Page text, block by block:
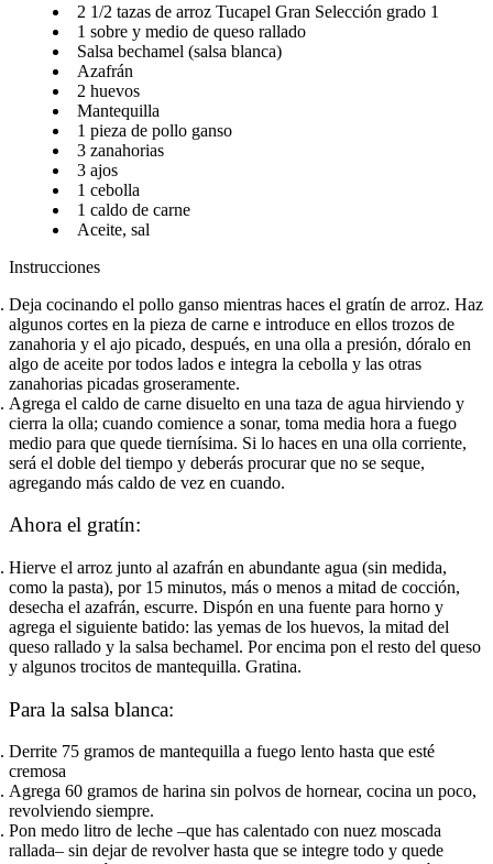
2 1/2 tazas de arroz Tucapel Gran Selección grado 1​​​​‌ ‍ ​‍​‍‌‍ ‌ ​‍‌‍‍‌‌‍‌ ‌‍‍‌‌‍ ‍​‍​‍​ ‍‍​‍​‍‌ ​ ‌‍​‌‌‍ ‍‌‍‍‌‌ ‌​‌ ‍‌​‍ ‍‌‍‍‌‌‍ ​‍​‍​‍ ​​‍​‍‌‍‍​‌ ​‍‌‍‌‌‌‍‌‍​‍​‍​ ‍‍​‍​‍‌‍‍​‌ ‌​‌ ‌​‌ ​​‌ ​ ​ ‍‍​‍ ​‍ ‌ ‌​‌ ‌‌‌‍​ ‌‍​‌‌ ​​‌‍‌‌‌‍ ​​‍ ‍‌ ​ ‌‍​‌‌‍ ‍‌‍‍‌‌ ‌​‌ ‍‌​‍ ‍‌ ​ ‌ ‌​‌ ‌‌‌‍‌​‌‍‍‌‌‍ ​‍ ‌‍‍‌‌‍ ‍‌ ‌​‌‍‌‌‌‍ ‍‌ ‌​​‍ ‌‍‌‌‌‍‌​‌‍‍‌‌ ‌​​‍ ‌‍ ‌‌‍ ‌‍‌​‌‍‌‌​ ‌‌ ​​‌ ​‍‌‍‌‌‌ ​ ‌‍‌‌‌‍ ‍‌ ‌​‌‍​‌‌ ‌​‌‍‍‌‌‍ ‌‍ ‍​ ‍ ‌‍‍‌‌‍‌​​ ‌‌ ​‍‌‍‌‌‌‍​ ‌‍‍‌‌ ​​‌‍‌‌​‍ ‌​ ‌ ​ ‌ ​ ‌‍​ ‍​​ ‍ ‌ ‌​‌ ‍‌‌ ​​‌‍‌‌​ ‌‌ ​‍‌‍‌‌‌‍​ ‌‍‍‌‌ ​​‌‍‌‌​ ‍ ‌ ​​‌‍​‌‌ ‌​‌‍‍​​ ‌‌‍‍‌‌‍ ‍‌‍‌ ‌ ​‍‌‍‌‌‌‍‌​‌‍‍‌‌‍‌‌‌‍ ‍‌ ‌​‌ ​ ​‍‌‌​ ‌‌‌​​‍‌‌ ‌‍‍ ‌‍‌‌‌ ‍‌​‍‌‌​ ​ ‌​‌​​‍‌‌​ ​ ‌​‌​​‍‌‌​ ​‍​ ​‍‌‍‌‍‌‍​ ​ ​‍​ ‌​​ ‌ ‌‍​‌‌‍​ ​ ​​​ ​ ​ ‌​‌‍​‌‌‍‌‌​‍‌‌​ ​‍​ ​‍​‍‌‌​ ‌‌‌​‌​​‍ ‍‌‍​ ‌‍‍​‌‍‍‌‌‍ ​‌‍‌​‌ ​‍‌‍‌‌‌‍ ‍​‍‌‌​ ‌‌‌​​‍‌‌ ‌‍‍ ‌‍‌‌‌ ‍‌​‍‌‌​ ​ ‌​‌​​‍‌‌​ ​ ‌​‌​​‍‌‌​ ​‍​ ​‍‌‍​‌‌‍​ ​ ‍​​ ​​​ ​ ‌‍‌‌​ ​​‌‍​ ‌‍‌‌‌‍‌‌​ ‌ ​ ​‍​‍‌‌​ ​‍​ ​‍​‍‌‌​ ‌‌‌​‌​​‍ ‍‌ ‌​‌‍‌‌‌ ‍​‌ ‌​​ ‌‍​‍‌‍​‌‌ ​ ‌‍‌‌‌‌‌‌‌ ​‍‌‍ ​​ ‌‌‍‍​‌ ‌​‌ ‌​‌ ​​‌ ​ ​‍‌‌​ ​ ‌​​‌​‍‌‌​ ​‍‌​‌‍​‍‌‌​ ​‍‌​‌‍‌ ‌​‌ ‌‌‌‍​ ‌‍​‌‌ ​​‌‍‌‌‌‍ ​​‍ ‍‌ ​ ‌‍​‌‌‍ ‍‌‍‍‌‌ ‌​‌ ‍‌​‍ ‍‌ ​ ‌ ‌​‌ ‌‌‌‍‌​‌‍‍‌‌‍ ​‍‌‍‌‍‍‌‌‍‌​​ ‌‌ ​‍‌‍‌‌‌‍​ ‌‍‍‌‌ ​​‌‍‌‌​‍ ‌​ ‌ ​ ‌ ​ ‌‍​ ‍​​‍‌‍‌ ‌​‌ ‍‌‌ ​​‌‍‌‌​ ‌‌ ​‍‌‍‌‌‌‍​ ‌‍‍‌‌ ​​‌‍‌‌​‍‌‍‌ ​​‌‍​‌‌ ‌​‌‍‍​​ ‌‌‍‍‌‌‍ ‍‌‍‌ ‌ ​‍‌‍‌‌‌‍‌​‌‍‍‌‌‍‌‌‌‍ ‍‌ ‌​‌ ​ ​‍‌‌​ ‌‌‌​​‍‌‌ ‌‍‍ ‌‍‌‌‌ ‍‌​‍‌‌​ ​ ‌​‌​​‍‌‌​ ​ ‌​‌​​‍‌‌​ ​‍​ ​‍‌‍‌‍‌‍​ ​ ​‍​ ‌​​ ‌ ‌‍​‌‌‍​ ​ ​​​ ​ ​ ‌​‌‍​‌‌‍‌‌​‍‌‌​ ​‍​ ​‍​‍‌‌​ ‌‌‌​‌​​‍ ‍‌‍​ ‌‍‍​‌‍‍‌‌‍ ​‌‍‌​‌ ​‍‌‍‌‌‌‍ ‍​‍‌‌​ ‌‌‌​​‍‌‌ ‌‍‍ ‌‍‌‌‌ ‍‌​‍‌‌​ ​ ‌​‌​​‍‌‌​ ​ ‌​‌​​‍‌‌​ ​‍​ ​‍‌‍​‌‌‍​ ​ ‍​​ ​​​ ​ ‌‍‌‌​ ​​‌‍​ ‌‍‌‌‌‍‌‌​ ‌ ​ ​‍​‍‌‌​ ​‍​ ​‍​‍‌‌​ ‌‌‌​‌​​‍ ‍‌ ‌​‌‍‌‌‌ ‍​‌ ‌​​‍‌‍‌ ​​‌‍‌‌‌ ​‍‌ ​ ‌ ​​‌‍‌‌‌‍​ ‌ ‌​‌‍‍‌‌ ‌‍‌‍‌‌​ ‌‌ ​​‌ ‌‌‌‍​‍‌‍ ​‌‍‍‌‌ ​ ‌‍‍​‌‍‌‌‌‍‌​​‍​‍‌ ‌
1 sobre y medio de queso rallado​​​​‌ ‍ ​‍​‍‌‍ ‌ ​‍‌‍‍‌‌‍‌ ‌‍‍‌‌‍ ‍​‍​‍​ ‍‍​‍​‍‌ ​ ‌‍​‌‌‍ ‍‌‍‍‌‌ ‌​‌ ‍‌​‍ ‍‌‍‍‌‌‍ ​‍​‍​‍ ​​‍​‍‌‍‍​‌ ​‍‌‍‌‌‌‍‌‍​‍​‍​ ‍‍​‍​‍‌‍‍​‌ ‌​‌ ‌​‌ ​​‌ ​ ​ ‍‍​‍ ​‍ ‌ ‌​‌ ‌‌‌‍​ ‌‍​‌‌ ​​‌‍‌‌‌‍ ​​‍ ‍‌ ​ ‌‍​‌‌‍ ‍‌‍‍‌‌ ‌​‌ ‍‌​‍ ‍‌ ​ ‌ ‌​‌ ‌‌‌‍‌​‌‍‍‌‌‍ ​‍ ‌‍‍‌‌‍ ‍‌ ‌​‌‍‌‌‌‍ ‍‌ ‌​​‍ ‌‍‌‌‌‍‌​‌‍‍‌‌ ‌​​‍ ‌‍ ‌‌‍ ‌‍‌​‌‍‌‌​ ‌‌ ​​‌ ​‍‌‍‌‌‌ ​ ‌‍‌‌‌‍ ‍‌ ‌​‌‍​‌‌ ‌​‌‍‍‌‌‍ ‌‍ ‍​ ‍ ‌‍‍‌‌‍‌​​ ‌‌ ​‍‌‍‌‌‌‍​ ‌‍‍‌‌ ​​‌‍‌‌​‍ ‌​ ‌ ​ ‌ ​ ‌‍​ ‍​​ ‍ ‌ ‌​‌ ‍‌‌ ​​‌‍‌‌​ ‌‌ ​‍‌‍‌‌‌‍​ ‌‍‍‌‌ ​​‌‍‌‌​ ‍ ‌ ​​‌‍​‌‌ ‌​‌‍‍​​ ‌‌‍‍‌‌‍ ‍‌‍‌ ‌ ​‍‌‍‌‌‌‍‌​‌‍‍‌‌‍‌‌‌‍ ‍‌ ‌​‌ ​ ​‍‌‌​ ‌‌‌​​‍‌‌ ‌‍‍ ‌‍‌‌‌ ‍‌​‍‌‌​ ​ ‌​‌​​‍‌‌​ ​ ‌​‌​​‍‌‌​ ​‍​ ​‍​ ​‍​ ‌‌‌‍​‌​ ​ ​ ​‍​ ​‌​ ‍​​ ​‍​ ‌​​ ‌​​ ‍‌​ ​ ​‍‌‌​ ​‍​ ​‍​‍‌‌​ ‌‌‌​‌​​‍ ‍‌‍​ ‌‍‍​‌‍‍‌‌‍ ​‌‍‌​‌ ​‍‌‍‌‌‌‍ ‍​‍‌‌​ ‌‌‌​​‍‌‌ ‌‍‍ ‌‍‌‌‌ ‍‌​‍‌‌​ ​ ‌​‌​​‍‌‌​ ​ ‌​‌​​‍‌‌​ ​‍​ ​‍​ ‍‌​ ​‌‌‍‌‍​ ​ ​ ‍‌​ ‌‌​ ​ ‌‍‌‌​ ​ ​ ‌ ​ ​​​ ‌‍​‍‌‌​ ​‍​ ​‍​‍‌‌​ ‌‌‌​‌​​‍ ‍‌ ‌​‌‍‌‌‌ ‍​‌ ‌​​ ‌‍​‍‌‍​‌‌ ​ ‌‍‌‌‌‌‌‌‌ ​‍‌‍ ​​ ‌‌‍‍​‌ ‌​‌ ‌​‌ ​​‌ ​ ​‍‌‌​ ​ ‌​​‌​‍‌‌​ ​‍‌​‌‍​‍‌‌​ ​‍‌​‌‍‌ ‌​‌ ‌‌‌‍​ ‌‍​‌‌ ​​‌‍‌‌‌‍ ​​‍ ‍‌ ​ ‌‍​‌‌‍ ‍‌‍‍‌‌ ‌​‌ ‍‌​‍ ‍‌ ​ ‌ ‌​‌ ‌‌‌‍‌​‌‍‍‌‌‍ ​‍‌‍‌‍‍‌‌‍‌​​ ‌‌ ​‍‌‍‌‌‌‍​ ‌‍‍‌‌ ​​‌‍‌‌​‍ ‌​ ‌ ​ ‌ ​ ‌‍​ ‍​​‍‌‍‌ ‌​‌ ‍‌‌ ​​‌‍‌‌​ ‌‌ ​‍‌‍‌‌‌‍​ ‌‍‍‌‌ ​​‌‍‌‌​‍‌‍‌ ​​‌‍​‌‌ ‌​‌‍‍​​ ‌‌‍‍‌‌‍ ‍‌‍‌ ‌ ​‍‌‍‌‌‌‍‌​‌‍‍‌‌‍‌‌‌‍ ‍‌ ‌​‌ ​ ​‍‌‌​ ‌‌‌​​‍‌‌ ‌‍‍ ‌‍‌‌‌ ‍‌​‍‌‌​ ​ ‌​‌​​‍‌‌​ ​ ‌​‌​​‍‌‌​ ​‍​ ​‍​ ​‍​ ‌‌‌‍​‌​ ​ ​ ​‍​ ​‌​ ‍​​ ​‍​ ‌​​ ‌​​ ‍‌​ ​ ​‍‌‌​ ​‍​ ​‍​‍‌‌​ ‌‌‌​‌​​‍ ‍‌‍​ ‌‍‍​‌‍‍‌‌‍ ​‌‍‌​‌ ​‍‌‍‌‌‌‍ ‍​‍‌‌​ ‌‌‌​​‍‌‌ ‌‍‍ ‌‍‌‌‌ ‍‌​‍‌‌​ ​ ‌​‌​​‍‌‌​ ​ ‌​‌​​‍‌‌​ ​‍​ ​‍​ ‍‌​ ​‌‌‍‌‍​ ​ ​ ‍‌​ ‌‌​ ​ ‌‍‌‌​ ​ ​ ‌ ​ ​​​ ‌‍​‍‌‌​ ​‍​ ​‍​‍‌‌​ ‌‌‌​‌​​‍ ‍‌ ‌​‌‍‌‌‌ ‍​‌ ‌​​‍‌‍‌ ​​‌‍‌‌‌ ​‍‌ ​ ‌ ​​‌‍‌‌‌‍​ ‌ ‌​‌‍‍‌‌ ‌‍‌‍‌‌​ ‌‌ ​​‌ ‌‌‌‍​‍‌‍ ​‌‍‍‌‌ ​ ‌‍‍​‌‍‌‌‌‍‌​​‍​‍‌ ‌
Salsa bechamel (salsa blanca)​​​​‌ ‍ ​‍​‍‌‍ ‌ ​‍‌‍‍‌‌‍‌ ‌‍‍‌‌‍ ‍​‍​‍​ ‍‍​‍​‍‌ ​ ‌‍​‌‌‍ ‍‌‍‍‌‌ ‌​‌ ‍‌​‍ ‍‌‍‍‌‌‍ ​‍​‍​‍ ​​‍​‍‌‍‍​‌ ​‍‌‍‌‌‌‍‌‍​‍​‍​ ‍‍​‍​‍‌‍‍​‌ ‌​‌ ‌​‌ ​​‌ ​ ​ ‍‍​‍ ​‍ ‌ ‌​‌ ‌‌‌‍​ ‌‍​‌‌ ​​‌‍‌‌‌‍ ​​‍ ‍‌ ​ ‌‍​‌‌‍ ‍‌‍‍‌‌ ‌​‌ ‍‌​‍ ‍‌ ​ ‌ ‌​‌ ‌‌‌‍‌​‌‍‍‌‌‍ ​‍ ‌‍‍‌‌‍ ‍‌ ‌​‌‍‌‌‌‍ ‍‌ ‌​​‍ ‌‍‌‌‌‍‌​‌‍‍‌‌ ‌​​‍ ‌‍ ‌‌‍ ‌‍‌​‌‍‌‌​ ‌‌ ​​‌ ​‍‌‍‌‌‌ ​ ‌‍‌‌‌‍ ‍‌ ‌​‌‍​‌‌ ‌​‌‍‍‌‌‍ ‌‍ ‍​ ‍ ‌‍‍‌‌‍‌​​ ‌‌ ​‍‌‍‌‌‌‍​ ‌‍‍‌‌ ​​‌‍‌‌​‍ ‌​ ‌ ​ ‌ ​ ‌‍​ ‍​​ ‍ ‌ ‌​‌ ‍‌‌ ​​‌‍‌‌​ ‌‌ ​‍‌‍‌‌‌‍​ ‌‍‍‌‌ ​​‌‍‌‌​ ‍ ‌ ​​‌‍​‌‌ ‌​‌‍‍​​ ‌‌‍‍‌‌‍ ‍‌‍‌ ‌ ​‍‌‍‌‌‌‍‌​‌‍‍‌‌‍‌‌‌‍ ‍‌ ‌​‌ ​ ​‍‌‌​ ‌‌‌​​‍‌‌ ‌‍‍ ‌‍‌‌‌ ‍‌​‍‌‌​ ​ ‌​‌​​‍‌‌​ ​ ‌​‌​​‍‌‌​ ​‍​ ​‍​ ‌​​ ​‍​ ​​​ ​ ​ ‍‌​ ‍​‌‍‌‌‌‍​‌​ ‍‌​ ​‍​ ‍​​ ‍​​‍‌‌​ ​‍​ ​‍​‍‌‌​ ‌‌‌​‌​​‍ ‍‌‍​ ‌‍‍​‌‍‍‌‌‍ ​‌‍‌​‌ ​‍‌‍‌‌‌‍ ‍​‍‌‌​ ‌‌‌​​‍‌‌ ‌‍‍ ‌‍‌‌‌ ‍‌​‍‌‌​ ​ ‌​‌​​‍‌‌​ ​ ‌​‌​​‍‌‌​ ​‍​ ​‍‌‍‌​‌‍‌‍​ ‍‌​ ‍‌‌‍‌​​ ‍‌​ ​‍‌‍‌‍​ ‍​‌‍‌​​ ‌‌​ ​‍​‍‌‌​ ​‍​ ​‍​‍‌‌​ ‌‌‌​‌​​‍ ‍‌ ‌​‌‍‌‌‌ ‍​‌ ‌​​ ‌‍​‍‌‍​‌‌ ​ ‌‍‌‌‌‌‌‌‌ ​‍‌‍ ​​ ‌‌‍‍​‌ ‌​‌ ‌​‌ ​​‌ ​ ​‍‌‌​ ​ ‌​​‌​‍‌‌​ ​‍‌​‌‍​‍‌‌​ ​‍‌​‌‍‌ ‌​‌ ‌‌‌‍​ ‌‍​‌‌ ​​‌‍‌‌‌‍ ​​‍ ‍‌ ​ ‌‍​‌‌‍ ‍‌‍‍‌‌ ‌​‌ ‍‌​‍ ‍‌ ​ ‌ ‌​‌ ‌‌‌‍‌​‌‍‍‌‌‍ ​‍‌‍‌‍‍‌‌‍‌​​ ‌‌ ​‍‌‍‌‌‌‍​ ‌‍‍‌‌ ​​‌‍‌‌​‍ ‌​ ‌ ​ ‌ ​ ‌‍​ ‍​​‍‌‍‌ ‌​‌ ‍‌‌ ​​‌‍‌‌​ ‌‌ ​‍‌‍‌‌‌‍​ ‌‍‍‌‌ ​​‌‍‌‌​‍‌‍‌ ​​‌‍​‌‌ ‌​‌‍‍​​ ‌‌‍‍‌‌‍ ‍‌‍‌ ‌ ​‍‌‍‌‌‌‍‌​‌‍‍‌‌‍‌‌‌‍ ‍‌ ‌​‌ ​ ​‍‌‌​ ‌‌‌​​‍‌‌ ‌‍‍ ‌‍‌‌‌ ‍‌​‍‌‌​ ​ ‌​‌​​‍‌‌​ ​ ‌​‌​​‍‌‌​ ​‍​ ​‍​ ‌​​ ​‍​ ​​​ ​ ​ ‍‌​ ‍​‌‍‌‌‌‍​‌​ ‍‌​ ​‍​ ‍​​ ‍​​‍‌‌​ ​‍​ ​‍​‍‌‌​ ‌‌‌​‌​​‍ ‍‌‍​ ‌‍‍​‌‍‍‌‌‍ ​‌‍‌​‌ ​‍‌‍‌‌‌‍ ‍​‍‌‌​ ‌‌‌​​‍‌‌ ‌‍‍ ‌‍‌‌‌ ‍‌​‍‌‌​ ​ ‌​‌​​‍‌‌​ ​ ‌​‌​​‍‌‌​ ​‍​ ​‍‌‍‌​‌‍‌‍​ ‍‌​ ‍‌‌‍‌​​ ‍‌​ ​‍‌‍‌‍​ ‍​‌‍‌​​ ‌‌​ ​‍​‍‌‌​ ​‍​ ​‍​‍‌‌​ ‌‌‌​‌​​‍ ‍‌ ‌​‌‍‌‌‌ ‍​‌ ‌​​‍‌‍‌ ​​‌‍‌‌‌ ​‍‌ ​ ‌ ​​‌‍‌‌‌‍​ ‌ ‌​‌‍‍‌‌ ‌‍‌‍‌‌​ ‌‌ ​​‌ ‌‌‌‍​‍‌‍ ​‌‍‍‌‌ ​ ‌‍‍​‌‍‌‌‌‍‌​​‍​‍‌ ‌
Azafrán​​​​‌ ‍ ​‍​‍‌‍ ‌ ​‍‌‍‍‌‌‍‌ ‌‍‍‌‌‍ ‍​‍​‍​ ‍‍​‍​‍‌ ​ ‌‍​‌‌‍ ‍‌‍‍‌‌ ‌​‌ ‍‌​‍ ‍‌‍‍‌‌‍ ​‍​‍​‍ ​​‍​‍‌‍‍​‌ ​‍‌‍‌‌‌‍‌‍​‍​‍​ ‍‍​‍​‍‌‍‍​‌ ‌​‌ ‌​‌ ​​‌ ​ ​ ‍‍​‍ ​‍ ‌ ‌​‌ ‌‌‌‍​ ‌‍​‌‌ ​​‌‍‌‌‌‍ ​​‍ ‍‌ ​ ‌‍​‌‌‍ ‍‌‍‍‌‌ ‌​‌ ‍‌​‍ ‍‌ ​ ‌ ‌​‌ ‌‌‌‍‌​‌‍‍‌‌‍ ​‍ ‌‍‍‌‌‍ ‍‌ ‌​‌‍‌‌‌‍ ‍‌ ‌​​‍ ‌‍‌‌‌‍‌​‌‍‍‌‌ ‌​​‍ ‌‍ ‌‌‍ ‌‍‌​‌‍‌‌​ ‌‌ ​​‌ ​‍‌‍‌‌‌ ​ ‌‍‌‌‌‍ ‍‌ ‌​‌‍​‌‌ ‌​‌‍‍‌‌‍ ‌‍ ‍​ ‍ ‌‍‍‌‌‍‌​​ ‌‌ ​‍‌‍‌‌‌‍​ ‌‍‍‌‌ ​​‌‍‌‌​‍ ‌​ ‌ ​ ‌ ​ ‌‍​ ‍​​ ‍ ‌ ‌​‌ ‍‌‌ ​​‌‍‌‌​ ‌‌ ​‍‌‍‌‌‌‍​ ‌‍‍‌‌ ​​‌‍‌‌​ ‍ ‌ ​​‌‍​‌‌ ‌​‌‍‍​​ ‌‌‍‍‌‌‍ ‍‌‍‌ ‌ ​‍‌‍‌‌‌‍‌​‌‍‍‌‌‍‌‌‌‍ ‍‌ ‌​‌ ​ ​‍‌‌​ ‌‌‌​​‍‌‌ ‌‍‍ ‌‍‌‌‌ ‍‌​‍‌‌​ ​ ‌​‌​​‍‌‌​ ​ ‌​‌​​‍‌‌​ ​‍​ ​‍​ ‌​​ ‌‍​ ‍‌‌‍‌​‌‍​‍​ ​‌‌‍​ ​ ​‍​ ‌‍​ ‌​‌‍‌​‌‍​ ​‍‌‌​ ​‍​ ​‍​‍‌‌​ ‌‌‌​‌​​‍ ‍‌‍​ ‌‍‍​‌‍‍‌‌‍ ​‌‍‌​‌ ​‍‌‍‌‌‌‍ ‍​‍‌‌​ ‌‌‌​​‍‌‌ ‌‍‍ ‌‍‌‌‌ ‍‌​‍‌‌​ ​ ‌​‌​​‍‌‌​ ​ ‌​‌​​‍‌‌​ ​‍​ ​‍‌‍‌​​ ​​​ ‍‌​ ​​​ ‌‍​ ​‌‌‍​ ​ ​​‌‍​‍​ ‍​​ ​ ​ ​‍​‍‌‌​ ​‍​ ​‍​‍‌‌​ ‌‌‌​‌​​‍ ‍‌ ‌​‌‍‌‌‌ ‍​‌ ‌​​ ‌‍​‍‌‍​‌‌ ​ ‌‍‌‌‌‌‌‌‌ ​‍‌‍ ​​ ‌‌‍‍​‌ ‌​‌ ‌​‌ ​​‌ ​ ​‍‌‌​ ​ ‌​​‌​‍‌‌​ ​‍‌​‌‍​‍‌‌​ ​‍‌​‌‍‌ ‌​‌ ‌‌‌‍​ ‌‍​‌‌ ​​‌‍‌‌‌‍ ​​‍ ‍‌ ​ ‌‍​‌‌‍ ‍‌‍‍‌‌ ‌​‌ ‍‌​‍ ‍‌ ​ ‌ ‌​‌ ‌‌‌‍‌​‌‍‍‌‌‍ ​‍‌‍‌‍‍‌‌‍‌​​ ‌‌ ​‍‌‍‌‌‌‍​ ‌‍‍‌‌ ​​‌‍‌‌​‍ ‌​ ‌ ​ ‌ ​ ‌‍​ ‍​​‍‌‍‌ ‌​‌ ‍‌‌ ​​‌‍‌‌​ ‌‌ ​‍‌‍‌‌‌‍​ ‌‍‍‌‌ ​​‌‍‌‌​‍‌‍‌ ​​‌‍​‌‌ ‌​‌‍‍​​ ‌‌‍‍‌‌‍ ‍‌‍‌ ‌ ​‍‌‍‌‌‌‍‌​‌‍‍‌‌‍‌‌‌‍ ‍‌ ‌​‌ ​ ​‍‌‌​ ‌‌‌​​‍‌‌ ‌‍‍ ‌‍‌‌‌ ‍‌​‍‌‌​ ​ ‌​‌​​‍‌‌​ ​ ‌​‌​​‍‌‌​ ​‍​ ​‍​ ‌​​ ‌‍​ ‍‌‌‍‌​‌‍​‍​ ​‌‌‍​ ​ ​‍​ ‌‍​ ‌​‌‍‌​‌‍​ ​‍‌‌​ ​‍​ ​‍​‍‌‌​ ‌‌‌​‌​​‍ ‍‌‍​ ‌‍‍​‌‍‍‌‌‍ ​‌‍‌​‌ ​‍‌‍‌‌‌‍ ‍​‍‌‌​ ‌‌‌​​‍‌‌ ‌‍‍ ‌‍‌‌‌ ‍‌​‍‌‌​ ​ ‌​‌​​‍‌‌​ ​ ‌​‌​​‍‌‌​ ​‍​ ​‍‌‍‌​​ ​​​ ‍‌​ ​​​ ‌‍​ ​‌‌‍​ ​ ​​‌‍​‍​ ‍​​ ​ ​ ​‍​‍‌‌​ ​‍​ ​‍​‍‌‌​ ‌‌‌​‌​​‍ ‍‌ ‌​‌‍‌‌‌ ‍​‌ ‌​​‍‌‍‌ ​​‌‍‌‌‌ ​‍‌ ​ ‌ ​​‌‍‌‌‌‍​ ‌ ‌​‌‍‍‌‌ ‌‍‌‍‌‌​ ‌‌ ​​‌ ‌‌‌‍​‍‌‍ ​‌‍‍‌‌ ​ ‌‍‍​‌‍‌‌‌‍‌​​‍​‍‌ ‌
2 huevos​​​​‌ ‍ ​‍​‍‌‍ ‌ ​‍‌‍‍‌‌‍‌ ‌‍‍‌‌‍ ‍​‍​‍​ ‍‍​‍​‍‌ ​ ‌‍​‌‌‍ ‍‌‍‍‌‌ ‌​‌ ‍‌​‍ ‍‌‍‍‌‌‍ ​‍​‍​‍ ​​‍​‍‌‍‍​‌ ​‍‌‍‌‌‌‍‌‍​‍​‍​ ‍‍​‍​‍‌‍‍​‌ ‌​‌ ‌​‌ ​​‌ ​ ​ ‍‍​‍ ​‍ ‌ ‌​‌ ‌‌‌‍​ ‌‍​‌‌ ​​‌‍‌‌‌‍ ​​‍ ‍‌ ​ ‌‍​‌‌‍ ‍‌‍‍‌‌ ‌​‌ ‍‌​‍ ‍‌ ​ ‌ ‌​‌ ‌‌‌‍‌​‌‍‍‌‌‍ ​‍ ‌‍‍‌‌‍ ‍‌ ‌​‌‍‌‌‌‍ ‍‌ ‌​​‍ ‌‍‌‌‌‍‌​‌‍‍‌‌ ‌​​‍ ‌‍ ‌‌‍ ‌‍‌​‌‍‌‌​ ‌‌ ​​‌ ​‍‌‍‌‌‌ ​ ‌‍‌‌‌‍ ‍‌ ‌​‌‍​‌‌ ‌​‌‍‍‌‌‍ ‌‍ ‍​ ‍ ‌‍‍‌‌‍‌​​ ‌‌ ​‍‌‍‌‌‌‍​ ‌‍‍‌‌ ​​‌‍‌‌​‍ ‌​ ‌ ​ ‌ ​ ‌‍​ ‍​​ ‍ ‌ ‌​‌ ‍‌‌ ​​‌‍‌‌​ ‌‌ ​‍‌‍‌‌‌‍​ ‌‍‍‌‌ ​​‌‍‌‌​ ‍ ‌ ​​‌‍​‌‌ ‌​‌‍‍​​ ‌‌‍‍‌‌‍ ‍‌‍‌ ‌ ​‍‌‍‌‌‌‍‌​‌‍‍‌‌‍‌‌‌‍ ‍‌ ‌​‌ ​ ​‍‌‌​ ‌‌‌​​‍‌‌ ‌‍‍ ‌‍‌‌‌ ‍‌​‍‌‌​ ​ ‌​‌​​‍‌‌​ ​ ‌​‌​​‍‌‌​ ​‍​ ​‍‌‍‌‌​ ​‍​ ​ ​ ​‍​ ‌​​ ​‍​ ‍​‌‍‌​​ ‌​​ ​​‌‍​‌‌‍‌​​‍‌‌​ ​‍​ ​‍​‍‌‌​ ‌‌‌​‌​​‍ ‍‌‍​ ‌‍‍​‌‍‍‌‌‍ ​‌‍‌​‌ ​‍‌‍‌‌‌‍ ‍​‍‌‌​ ‌‌‌​​‍‌‌ ‌‍‍ ‌‍‌‌‌ ‍‌​‍‌‌​ ​ ‌​‌​​‍‌‌​ ​ ‌​‌​​‍‌‌​ ​‍​ ​‍​ ​‌​ ‌​​ ‌‌​ ​ ‌‍‌‍​ ‌‌‌‍​‌​ ​‍​ ​ ‌‍​ ‌‍‌‌​ ​‍​‍‌‌​ ​‍​ ​‍​‍‌‌​ ‌‌‌​‌​​‍ ‍‌ ‌​‌‍‌‌‌ ‍​‌ ‌​​ ‌‍​‍‌‍​‌‌ ​ ‌‍‌‌‌‌‌‌‌ ​‍‌‍ ​​ ‌‌‍‍​‌ ‌​‌ ‌​‌ ​​‌ ​ ​‍‌‌​ ​ ‌​​‌​‍‌‌​ ​‍‌​‌‍​‍‌‌​ ​‍‌​‌‍‌ ‌​‌ ‌‌‌‍​ ‌‍​‌‌ ​​‌‍‌‌‌‍ ​​‍ ‍‌ ​ ‌‍​‌‌‍ ‍‌‍‍‌‌ ‌​‌ ‍‌​‍ ‍‌ ​ ‌ ‌​‌ ‌‌‌‍‌​‌‍‍‌‌‍ ​‍‌‍‌‍‍‌‌‍‌​​ ‌‌ ​‍‌‍‌‌‌‍​ ‌‍‍‌‌ ​​‌‍‌‌​‍ ‌​ ‌ ​ ‌ ​ ‌‍​ ‍​​‍‌‍‌ ‌​‌ ‍‌‌ ​​‌‍‌‌​ ‌‌ ​‍‌‍‌‌‌‍​ ‌‍‍‌‌ ​​‌‍‌‌​‍‌‍‌ ​​‌‍​‌‌ ‌​‌‍‍​​ ‌‌‍‍‌‌‍ ‍‌‍‌ ‌ ​‍‌‍‌‌‌‍‌​‌‍‍‌‌‍‌‌‌‍ ‍‌ ‌​‌ ​ ​‍‌‌​ ‌‌‌​​‍‌‌ ‌‍‍ ‌‍‌‌‌ ‍‌​‍‌‌​ ​ ‌​‌​​‍‌‌​ ​ ‌​‌​​‍‌‌​ ​‍​ ​‍‌‍‌‌​ ​‍​ ​ ​ ​‍​ ‌​​ ​‍​ ‍​‌‍‌​​ ‌​​ ​​‌‍​‌‌‍‌​​‍‌‌​ ​‍​ ​‍​‍‌‌​ ‌‌‌​‌​​‍ ‍‌‍​ ‌‍‍​‌‍‍‌‌‍ ​‌‍‌​‌ ​‍‌‍‌‌‌‍ ‍​‍‌‌​ ‌‌‌​​‍‌‌ ‌‍‍ ‌‍‌‌‌ ‍‌​‍‌‌​ ​ ‌​‌​​‍‌‌​ ​ ‌​‌​​‍‌‌​ ​‍​ ​‍​ ​‌​ ‌​​ ‌‌​ ​ ‌‍‌‍​ ‌‌‌‍​‌​ ​‍​ ​ ‌‍​ ‌‍‌‌​ ​‍​‍‌‌​ ​‍​ ​‍​‍‌‌​ ‌‌‌​‌​​‍ ‍‌ ‌​‌‍‌‌‌ ‍​‌ ‌​​‍‌‍‌ ​​‌‍‌‌‌ ​‍‌ ​ ‌ ​​‌‍‌‌‌‍​ ‌ ‌​‌‍‍‌‌ ‌‍‌‍‌‌​ ‌‌ ​​‌ ‌‌‌‍​‍‌‍ ​‌‍‍‌‌ ​ ‌‍‍​‌‍‌‌‌‍‌​​‍​‍‌ ‌
Mantequilla​​​​‌ ‍ ​‍​‍‌‍ ‌ ​‍‌‍‍‌‌‍‌ ‌‍‍‌‌‍ ‍​‍​‍​ ‍‍​‍​‍‌ ​ ‌‍​‌‌‍ ‍‌‍‍‌‌ ‌​‌ ‍‌​‍ ‍‌‍‍‌‌‍ ​‍​‍​‍ ​​‍​‍‌‍‍​‌ ​‍‌‍‌‌‌‍‌‍​‍​‍​ ‍‍​‍​‍‌‍‍​‌ ‌​‌ ‌​‌ ​​‌ ​ ​ ‍‍​‍ ​‍ ‌ ‌​‌ ‌‌‌‍​ ‌‍​‌‌ ​​‌‍‌‌‌‍ ​​‍ ‍‌ ​ ‌‍​‌‌‍ ‍‌‍‍‌‌ ‌​‌ ‍‌​‍ ‍‌ ​ ‌ ‌​‌ ‌‌‌‍‌​‌‍‍‌‌‍ ​‍ ‌‍‍‌‌‍ ‍‌ ‌​‌‍‌‌‌‍ ‍‌ ‌​​‍ ‌‍‌‌‌‍‌​‌‍‍‌‌ ‌​​‍ ‌‍ ‌‌‍ ‌‍‌​‌‍‌‌​ ‌‌ ​​‌ ​‍‌‍‌‌‌ ​ ‌‍‌‌‌‍ ‍‌ ‌​‌‍​‌‌ ‌​‌‍‍‌‌‍ ‌‍ ‍​ ‍ ‌‍‍‌‌‍‌​​ ‌‌ ​‍‌‍‌‌‌‍​ ‌‍‍‌‌ ​​‌‍‌‌​‍ ‌​ ‌ ​ ‌ ​ ‌‍​ ‍​​ ‍ ‌ ‌​‌ ‍‌‌ ​​‌‍‌‌​ ‌‌ ​‍‌‍‌‌‌‍​ ‌‍‍‌‌ ​​‌‍‌‌​ ‍ ‌ ​​‌‍​‌‌ ‌​‌‍‍​​ ‌‌‍‍‌‌‍ ‍‌‍‌ ‌ ​‍‌‍‌‌‌‍‌​‌‍‍‌‌‍‌‌‌‍ ‍‌ ‌​‌ ​ ​‍‌‌​ ‌‌‌​​‍‌‌ ‌‍‍ ‌‍‌‌‌ ‍‌​‍‌‌​ ​ ‌​‌​​‍‌‌​ ​ ‌​‌​​‍‌‌​ ​‍​ ​‍‌‍‌‍‌‍​ ​ ​​​ ‌‍‌‍​‌​ ‍​​ ​​​ ‌‌‌‍‌‌​ ‌‍‌‍‌‌​ ​‌​‍‌‌​ ​‍​ ​‍​‍‌‌​ ‌‌‌​‌​​‍ ‍‌‍​ ‌‍‍​‌‍‍‌‌‍ ​‌‍‌​‌ ​‍‌‍‌‌‌‍ ‍​‍‌‌​ ‌‌‌​​‍‌‌ ‌‍‍ ‌‍‌‌‌ ‍‌​‍‌‌​ ​ ‌​‌​​‍‌‌​ ​ ‌​‌​​‍‌‌​ ​‍​ ​‍​ ‍‌​ ‌‌​ ‌ ‌‍‌​​ ‌​​ ‌‌​ ​‌​ ​ ‌‍‌‌​ ‍​​ ​‍​ ‍​​‍‌‌​ ​‍​ ​‍​‍‌‌​ ‌‌‌​‌​​‍ ‍‌ ‌​‌‍‌‌‌ ‍​‌ ‌​​ ‌‍​‍‌‍​‌‌ ​ ‌‍‌‌‌‌‌‌‌ ​‍‌‍ ​​ ‌‌‍‍​‌ ‌​‌ ‌​‌ ​​‌ ​ ​‍‌‌​ ​ ‌​​‌​‍‌‌​ ​‍‌​‌‍​‍‌‌​ ​‍‌​‌‍‌ ‌​‌ ‌‌‌‍​ ‌‍​‌‌ ​​‌‍‌‌‌‍ ​​‍ ‍‌ ​ ‌‍​‌‌‍ ‍‌‍‍‌‌ ‌​‌ ‍‌​‍ ‍‌ ​ ‌ ‌​‌ ‌‌‌‍‌​‌‍‍‌‌‍ ​‍‌‍‌‍‍‌‌‍‌​​ ‌‌ ​‍‌‍‌‌‌‍​ ‌‍‍‌‌ ​​‌‍‌‌​‍ ‌​ ‌ ​ ‌ ​ ‌‍​ ‍​​‍‌‍‌ ‌​‌ ‍‌‌ ​​‌‍‌‌​ ‌‌ ​‍‌‍‌‌‌‍​ ‌‍‍‌‌ ​​‌‍‌‌​‍‌‍‌ ​​‌‍​‌‌ ‌​‌‍‍​​ ‌‌‍‍‌‌‍ ‍‌‍‌ ‌ ​‍‌‍‌‌‌‍‌​‌‍‍‌‌‍‌‌‌‍ ‍‌ ‌​‌ ​ ​‍‌‌​ ‌‌‌​​‍‌‌ ‌‍‍ ‌‍‌‌‌ ‍‌​‍‌‌​ ​ ‌​‌​​‍‌‌​ ​ ‌​‌​​‍‌‌​ ​‍​ ​‍‌‍‌‍‌‍​ ​ ​​​ ‌‍‌‍​‌​ ‍​​ ​​​ ‌‌‌‍‌‌​ ‌‍‌‍‌‌​ ​‌​‍‌‌​ ​‍​ ​‍​‍‌‌​ ‌‌‌​‌​​‍ ‍‌‍​ ‌‍‍​‌‍‍‌‌‍ ​‌‍‌​‌ ​‍‌‍‌‌‌‍ ‍​‍‌‌​ ‌‌‌​​‍‌‌ ‌‍‍ ‌‍‌‌‌ ‍‌​‍‌‌​ ​ ‌​‌​​‍‌‌​ ​ ‌​‌​​‍‌‌​ ​‍​ ​‍​ ‍‌​ ‌‌​ ‌ ‌‍‌​​ ‌​​ ‌‌​ ​‌​ ​ ‌‍‌‌​ ‍​​ ​‍​ ‍​​‍‌‌​ ​‍​ ​‍​‍‌‌​ ‌‌‌​‌​​‍ ‍‌ ‌​‌‍‌‌‌ ‍​‌ ‌​​‍‌‍‌ ​​‌‍‌‌‌ ​‍‌ ​ ‌ ​​‌‍‌‌‌‍​ ‌ ‌​‌‍‍‌‌ ‌‍‌‍‌‌​ ‌‌ ​​‌ ‌‌‌‍​‍‌‍ ​‌‍‍‌‌ ​ ‌‍‍​‌‍‌‌‌‍‌​​‍​‍‌ ‌
1 pieza de pollo ganso​​​​‌ ‍ ​‍​‍‌‍ ‌ ​‍‌‍‍‌‌‍‌ ‌‍‍‌‌‍ ‍​‍​‍​ ‍‍​‍​‍‌ ​ ‌‍​‌‌‍ ‍‌‍‍‌‌ ‌​‌ ‍‌​‍ ‍‌‍‍‌‌‍ ​‍​‍​‍ ​​‍​‍‌‍‍​‌ ​‍‌‍‌‌‌‍‌‍​‍​‍​ ‍‍​‍​‍‌‍‍​‌ ‌​‌ ‌​‌ ​​‌ ​ ​ ‍‍​‍ ​‍ ‌ ‌​‌ ‌‌‌‍​ ‌‍​‌‌ ​​‌‍‌‌‌‍ ​​‍ ‍‌ ​ ‌‍​‌‌‍ ‍‌‍‍‌‌ ‌​‌ ‍‌​‍ ‍‌ ​ ‌ ‌​‌ ‌‌‌‍‌​‌‍‍‌‌‍ ​‍ ‌‍‍‌‌‍ ‍‌ ‌​‌‍‌‌‌‍ ‍‌ ‌​​‍ ‌‍‌‌‌‍‌​‌‍‍‌‌ ‌​​‍ ‌‍ ‌‌‍ ‌‍‌​‌‍‌‌​ ‌‌ ​​‌ ​‍‌‍‌‌‌ ​ ‌‍‌‌‌‍ ‍‌ ‌​‌‍​‌‌ ‌​‌‍‍‌‌‍ ‌‍ ‍​ ‍ ‌‍‍‌‌‍‌​​ ‌‌ ​‍‌‍‌‌‌‍​ ‌‍‍‌‌ ​​‌‍‌‌​‍ ‌​ ‌ ​ ‌ ​ ‌‍​ ‍​​ ‍ ‌ ‌​‌ ‍‌‌ ​​‌‍‌‌​ ‌‌ ​‍‌‍‌‌‌‍​ ‌‍‍‌‌ ​​‌‍‌‌​ ‍ ‌ ​​‌‍​‌‌ ‌​‌‍‍​​ ‌‌‍‍‌‌‍ ‍‌‍‌ ‌ ​‍‌‍‌‌‌‍‌​‌‍‍‌‌‍‌‌‌‍ ‍‌ ‌​‌ ​ ​‍‌‌​ ‌‌‌​​‍‌‌ ‌‍‍ ‌‍‌‌‌ ‍‌​‍‌‌​ ​ ‌​‌​​‍‌‌​ ​ ‌​‌​​‍‌‌​ ​‍​ ​‍​ ​‌​ ‌‍​ ‌‍​ ‍‌‌‍‌‌​ ‌​​ ​‍​ ‍‌​ ​ ‌‍​‌​ ‌​​ ​‍​‍‌‌​ ​‍​ ​‍​‍‌‌​ ‌‌‌​‌​​‍ ‍‌‍​ ‌‍‍​‌‍‍‌‌‍ ​‌‍‌​‌ ​‍‌‍‌‌‌‍ ‍​‍‌‌​ ‌‌‌​​‍‌‌ ‌‍‍ ‌‍‌‌‌ ‍‌​‍‌‌​ ​ ‌​‌​​‍‌‌​ ​ ‌​‌​​‍‌‌​ ​‍​ ​‍‌‍‌‌‌‍​ ‌‍‌‌‌‍​‌​ ‌ ‌‍‌‍​ ​​‌‍​‍​ ​‍​ ‍​​ ‍​‌‍‌‍​‍‌‌​ ​‍​ ​‍​‍‌‌​ ‌‌‌​‌​​‍ ‍‌ ‌​‌‍‌‌‌ ‍​‌ ‌​​ ‌‍​‍‌‍​‌‌ ​ ‌‍‌‌‌‌‌‌‌ ​‍‌‍ ​​ ‌‌‍‍​‌ ‌​‌ ‌​‌ ​​‌ ​ ​‍‌‌​ ​ ‌​​‌​‍‌‌​ ​‍‌​‌‍​‍‌‌​ ​‍‌​‌‍‌ ‌​‌ ‌‌‌‍​ ‌‍​‌‌ ​​‌‍‌‌‌‍ ​​‍ ‍‌ ​ ‌‍​‌‌‍ ‍‌‍‍‌‌ ‌​‌ ‍‌​‍ ‍‌ ​ ‌ ‌​‌ ‌‌‌‍‌​‌‍‍‌‌‍ ​‍‌‍‌‍‍‌‌‍‌​​ ‌‌ ​‍‌‍‌‌‌‍​ ‌‍‍‌‌ ​​‌‍‌‌​‍ ‌​ ‌ ​ ‌ ​ ‌‍​ ‍​​‍‌‍‌ ‌​‌ ‍‌‌ ​​‌‍‌‌​ ‌‌ ​‍‌‍‌‌‌‍​ ‌‍‍‌‌ ​​‌‍‌‌​‍‌‍‌ ​​‌‍​‌‌ ‌​‌‍‍​​ ‌‌‍‍‌‌‍ ‍‌‍‌ ‌ ​‍‌‍‌‌‌‍‌​‌‍‍‌‌‍‌‌‌‍ ‍‌ ‌​‌ ​ ​‍‌‌​ ‌‌‌​​‍‌‌ ‌‍‍ ‌‍‌‌‌ ‍‌​‍‌‌​ ​ ‌​‌​​‍‌‌​ ​ ‌​‌​​‍‌‌​ ​‍​ ​‍​ ​‌​ ‌‍​ ‌‍​ ‍‌‌‍‌‌​ ‌​​ ​‍​ ‍‌​ ​ ‌‍​‌​ ‌​​ ​‍​‍‌‌​ ​‍​ ​‍​‍‌‌​ ‌‌‌​‌​​‍ ‍‌‍​ ‌‍‍​‌‍‍‌‌‍ ​‌‍‌​‌ ​‍‌‍‌‌‌‍ ‍​‍‌‌​ ‌‌‌​​‍‌‌ ‌‍‍ ‌‍‌‌‌ ‍‌​‍‌‌​ ​ ‌​‌​​‍‌‌​ ​ ‌​‌​​‍‌‌​ ​‍​ ​‍‌‍‌‌‌‍​ ‌‍‌‌‌‍​‌​ ‌ ‌‍‌‍​ ​​‌‍​‍​ ​‍​ ‍​​ ‍​‌‍‌‍​‍‌‌​ ​‍​ ​‍​‍‌‌​ ‌‌‌​‌​​‍ ‍‌ ‌​‌‍‌‌‌ ‍​‌ ‌​​‍‌‍‌ ​​‌‍‌‌‌ ​‍‌ ​ ‌ ​​‌‍‌‌‌‍​ ‌ ‌​‌‍‍‌‌ ‌‍‌‍‌‌​ ‌‌ ​​‌ ‌‌‌‍​‍‌‍ ​‌‍‍‌‌ ​ ‌‍‍​‌‍‌‌‌‍‌​​‍​‍‌ ‌
3 zanahorias​​​​‌ ‍ ​‍​‍‌‍ ‌ ​‍‌‍‍‌‌‍‌ ‌‍‍‌‌‍ ‍​‍​‍​ ‍‍​‍​‍‌ ​ ‌‍​‌‌‍ ‍‌‍‍‌‌ ‌​‌ ‍‌​‍ ‍‌‍‍‌‌‍ ​‍​‍​‍ ​​‍​‍‌‍‍​‌ ​‍‌‍‌‌‌‍‌‍​‍​‍​ ‍‍​‍​‍‌‍‍​‌ ‌​‌ ‌​‌ ​​‌ ​ ​ ‍‍​‍ ​‍ ‌ ‌​‌ ‌‌‌‍​ ‌‍​‌‌ ​​‌‍‌‌‌‍ ​​‍ ‍‌ ​ ‌‍​‌‌‍ ‍‌‍‍‌‌ ‌​‌ ‍‌​‍ ‍‌ ​ ‌ ‌​‌ ‌‌‌‍‌​‌‍‍‌‌‍ ​‍ ‌‍‍‌‌‍ ‍‌ ‌​‌‍‌‌‌‍ ‍‌ ‌​​‍ ‌‍‌‌‌‍‌​‌‍‍‌‌ ‌​​‍ ‌‍ ‌‌‍ ‌‍‌​‌‍‌‌​ ‌‌ ​​‌ ​‍‌‍‌‌‌ ​ ‌‍‌‌‌‍ ‍‌ ‌​‌‍​‌‌ ‌​‌‍‍‌‌‍ ‌‍ ‍​ ‍ ‌‍‍‌‌‍‌​​ ‌‌ ​‍‌‍‌‌‌‍​ ‌‍‍‌‌ ​​‌‍‌‌​‍ ‌​ ‌ ​ ‌ ​ ‌‍​ ‍​​ ‍ ‌ ‌​‌ ‍‌‌ ​​‌‍‌‌​ ‌‌ ​‍‌‍‌‌‌‍​ ‌‍‍‌‌ ​​‌‍‌‌​ ‍ ‌ ​​‌‍​‌‌ ‌​‌‍‍​​ ‌‌‍‍‌‌‍ ‍‌‍‌ ‌ ​‍‌‍‌‌‌‍‌​‌‍‍‌‌‍‌‌‌‍ ‍‌ ‌​‌ ​ ​‍‌‌​ ‌‌‌​​‍‌‌ ‌‍‍ ‌‍‌‌‌ ‍‌​‍‌‌​ ​ ‌​‌​​‍‌‌​ ​ ‌​‌​​‍‌‌​ ​‍​ ​‍​ ‍‌​ ​​​ ​‌‌‍‌​​ ‌‌​ ​​‌‍‌‍‌‍​ ‌‍​ ​ ‌​​ ‍‌​ ​‍​‍‌‌​ ​‍​ ​‍​‍‌‌​ ‌‌‌​‌​​‍ ‍‌‍​ ‌‍‍​‌‍‍‌‌‍ ​‌‍‌​‌ ​‍‌‍‌‌‌‍ ‍​‍‌‌​ ‌‌‌​​‍‌‌ ‌‍‍ ‌‍‌‌‌ ‍‌​‍‌‌​ ​ ‌​‌​​‍‌‌​ ​ ‌​‌​​‍‌‌​ ​‍​ ​‍​ ​ ​ ‌​​ ​‌​ ​​‌‍‌‌​ ​‌‌‍​ ​ ​‌‌‍‌‌​ ​‌‌‍‌​​ ​‌​‍‌‌​ ​‍​ ​‍​‍‌‌​ ‌‌‌​‌​​‍ ‍‌ ‌​‌‍‌‌‌ ‍​‌ ‌​​ ‌‍​‍‌‍​‌‌ ​ ‌‍‌‌‌‌‌‌‌ ​‍‌‍ ​​ ‌‌‍‍​‌ ‌​‌ ‌​‌ ​​‌ ​ ​‍‌‌​ ​ ‌​​‌​‍‌‌​ ​‍‌​‌‍​‍‌‌​ ​‍‌​‌‍‌ ‌​‌ ‌‌‌‍​ ‌‍​‌‌ ​​‌‍‌‌‌‍ ​​‍ ‍‌ ​ ‌‍​‌‌‍ ‍‌‍‍‌‌ ‌​‌ ‍‌​‍ ‍‌ ​ ‌ ‌​‌ ‌‌‌‍‌​‌‍‍‌‌‍ ​‍‌‍‌‍‍‌‌‍‌​​ ‌‌ ​‍‌‍‌‌‌‍​ ‌‍‍‌‌ ​​‌‍‌‌​‍ ‌​ ‌ ​ ‌ ​ ‌‍​ ‍​​‍‌‍‌ ‌​‌ ‍‌‌ ​​‌‍‌‌​ ‌‌ ​‍‌‍‌‌‌‍​ ‌‍‍‌‌ ​​‌‍‌‌​‍‌‍‌ ​​‌‍​‌‌ ‌​‌‍‍​​ ‌‌‍‍‌‌‍ ‍‌‍‌ ‌ ​‍‌‍‌‌‌‍‌​‌‍‍‌‌‍‌‌‌‍ ‍‌ ‌​‌ ​ ​‍‌‌​ ‌‌‌​​‍‌‌ ‌‍‍ ‌‍‌‌‌ ‍‌​‍‌‌​ ​ ‌​‌​​‍‌‌​ ​ ‌​‌​​‍‌‌​ ​‍​ ​‍​ ‍‌​ ​​​ ​‌‌‍‌​​ ‌‌​ ​​‌‍‌‍‌‍​ ‌‍​ ​ ‌​​ ‍‌​ ​‍​‍‌‌​ ​‍​ ​‍​‍‌‌​ ‌‌‌​‌​​‍ ‍‌‍​ ‌‍‍​‌‍‍‌‌‍ ​‌‍‌​‌ ​‍‌‍‌‌‌‍ ‍​‍‌‌​ ‌‌‌​​‍‌‌ ‌‍‍ ‌‍‌‌‌ ‍‌​‍‌‌​ ​ ‌​‌​​‍‌‌​ ​ ‌​‌​​‍‌‌​ ​‍​ ​‍​ ​ ​ ‌​​ ​‌​ ​​‌‍‌‌​ ​‌‌‍​ ​ ​‌‌‍‌‌​ ​‌‌‍‌​​ ​‌​‍‌‌​ ​‍​ ​‍​‍‌‌​ ‌‌‌​‌​​‍ ‍‌ ‌​‌‍‌‌‌ ‍​‌ ‌​​‍‌‍‌ ​​‌‍‌‌‌ ​‍‌ ​ ‌ ​​‌‍‌‌‌‍​ ‌ ‌​‌‍‍‌‌ ‌‍‌‍‌‌​ ‌‌ ​​‌ ‌‌‌‍​‍‌‍ ​‌‍‍‌‌ ​ ‌‍‍​‌‍‌‌‌‍‌​​‍​‍‌ ‌
3 ajos​​​​‌ ‍ ​‍​‍‌‍ ‌ ​‍‌‍‍‌‌‍‌ ‌‍‍‌‌‍ ‍​‍​‍​ ‍‍​‍​‍‌ ​ ‌‍​‌‌‍ ‍‌‍‍‌‌ ‌​‌ ‍‌​‍ ‍‌‍‍‌‌‍ ​‍​‍​‍ ​​‍​‍‌‍‍​‌ ​‍‌‍‌‌‌‍‌‍​‍​‍​ ‍‍​‍​‍‌‍‍​‌ ‌​‌ ‌​‌ ​​‌ ​ ​ ‍‍​‍ ​‍ ‌ ‌​‌ ‌‌‌‍​ ‌‍​‌‌ ​​‌‍‌‌‌‍ ​​‍ ‍‌ ​ ‌‍​‌‌‍ ‍‌‍‍‌‌ ‌​‌ ‍‌​‍ ‍‌ ​ ‌ ‌​‌ ‌‌‌‍‌​‌‍‍‌‌‍ ​‍ ‌‍‍‌‌‍ ‍‌ ‌​‌‍‌‌‌‍ ‍‌ ‌​​‍ ‌‍‌‌‌‍‌​‌‍‍‌‌ ‌​​‍ ‌‍ ‌‌‍ ‌‍‌​‌‍‌‌​ ‌‌ ​​‌ ​‍‌‍‌‌‌ ​ ‌‍‌‌‌‍ ‍‌ ‌​‌‍​‌‌ ‌​‌‍‍‌‌‍ ‌‍ ‍​ ‍ ‌‍‍‌‌‍‌​​ ‌‌ ​‍‌‍‌‌‌‍​ ‌‍‍‌‌ ​​‌‍‌‌​‍ ‌​ ‌ ​ ‌ ​ ‌‍​ ‍​​ ‍ ‌ ‌​‌ ‍‌‌ ​​‌‍‌‌​ ‌‌ ​‍‌‍‌‌‌‍​ ‌‍‍‌‌ ​​‌‍‌‌​ ‍ ‌ ​​‌‍​‌‌ ‌​‌‍‍​​ ‌‌‍‍‌‌‍ ‍‌‍‌ ‌ ​‍‌‍‌‌‌‍‌​‌‍‍‌‌‍‌‌‌‍ ‍‌ ‌​‌ ​ ​‍‌‌​ ‌‌‌​​‍‌‌ ‌‍‍ ‌‍‌‌‌ ‍‌​‍‌‌​ ​ ‌​‌​​‍‌‌​ ​ ‌​‌​​‍‌‌​ ​‍​ ​‍​ ​ ​ ‌‌​ ‌‍​ ​ ‌‍‌‍​ ​ ​ ‍‌​ ‌​​ ‌ ​ ‌‌​ ​‌​ ​​​‍‌‌​ ​‍​ ​‍​‍‌‌​ ‌‌‌​‌​​‍ ‍‌‍​ ‌‍‍​‌‍‍‌‌‍ ​‌‍‌​‌ ​‍‌‍‌‌‌‍ ‍​‍‌‌​ ‌‌‌​​‍‌‌ ‌‍‍ ‌‍‌‌‌ ‍‌​‍‌‌​ ​ ‌​‌​​‍‌‌​ ​ ‌​‌​​‍‌‌​ ​‍​ ​‍​ ‍‌‌‍‌‍‌‍​‌​ ‌‌​ ‌‍​ ​‍​ ‌ ​ ​​​ ‍​‌‍​‌‌‍‌​‌‍‌​​‍‌‌​ ​‍​ ​‍​‍‌‌​ ‌‌‌​‌​​‍ ‍‌ ‌​‌‍‌‌‌ ‍​‌ ‌​​ ‌‍​‍‌‍​‌‌ ​ ‌‍‌‌‌‌‌‌‌ ​‍‌‍ ​​ ‌‌‍‍​‌ ‌​‌ ‌​‌ ​​‌ ​ ​‍‌‌​ ​ ‌​​‌​‍‌‌​ ​‍‌​‌‍​‍‌‌​ ​‍‌​‌‍‌ ‌​‌ ‌‌‌‍​ ‌‍​‌‌ ​​‌‍‌‌‌‍ ​​‍ ‍‌ ​ ‌‍​‌‌‍ ‍‌‍‍‌‌ ‌​‌ ‍‌​‍ ‍‌ ​ ‌ ‌​‌ ‌‌‌‍‌​‌‍‍‌‌‍ ​‍‌‍‌‍‍‌‌‍‌​​ ‌‌ ​‍‌‍‌‌‌‍​ ‌‍‍‌‌ ​​‌‍‌‌​‍ ‌​ ‌ ​ ‌ ​ ‌‍​ ‍​​‍‌‍‌ ‌​‌ ‍‌‌ ​​‌‍‌‌​ ‌‌ ​‍‌‍‌‌‌‍​ ‌‍‍‌‌ ​​‌‍‌‌​‍‌‍‌ ​​‌‍​‌‌ ‌​‌‍‍​​ ‌‌‍‍‌‌‍ ‍‌‍‌ ‌ ​‍‌‍‌‌‌‍‌​‌‍‍‌‌‍‌‌‌‍ ‍‌ ‌​‌ ​ ​‍‌‌​ ‌‌‌​​‍‌‌ ‌‍‍ ‌‍‌‌‌ ‍‌​‍‌‌​ ​ ‌​‌​​‍‌‌​ ​ ‌​‌​​‍‌‌​ ​‍​ ​‍​ ​ ​ ‌‌​ ‌‍​ ​ ‌‍‌‍​ ​ ​ ‍‌​ ‌​​ ‌ ​ ‌‌​ ​‌​ ​​​‍‌‌​ ​‍​ ​‍​‍‌‌​ ‌‌‌​‌​​‍ ‍‌‍​ ‌‍‍​‌‍‍‌‌‍ ​‌‍‌​‌ ​‍‌‍‌‌‌‍ ‍​‍‌‌​ ‌‌‌​​‍‌‌ ‌‍‍ ‌‍‌‌‌ ‍‌​‍‌‌​ ​ ‌​‌​​‍‌‌​ ​ ‌​‌​​‍‌‌​ ​‍​ ​‍​ ‍‌‌‍‌‍‌‍​‌​ ‌‌​ ‌‍​ ​‍​ ‌ ​ ​​​ ‍​‌‍​‌‌‍‌​‌‍‌​​‍‌‌​ ​‍​ ​‍​‍‌‌​ ‌‌‌​‌​​‍ ‍‌ ‌​‌‍‌‌‌ ‍​‌ ‌​​‍‌‍‌ ​​‌‍‌‌‌ ​‍‌ ​ ‌ ​​‌‍‌‌‌‍​ ‌ ‌​‌‍‍‌‌ ‌‍‌‍‌‌​ ‌‌ ​​‌ ‌‌‌‍​‍‌‍ ​‌‍‍‌‌ ​ ‌‍‍​‌‍‌‌‌‍‌​​‍​‍‌ ‌
1 cebolla​​​​‌ ‍ ​‍​‍‌‍ ‌ ​‍‌‍‍‌‌‍‌ ‌‍‍‌‌‍ ‍​‍​‍​ ‍‍​‍​‍‌ ​ ‌‍​‌‌‍ ‍‌‍‍‌‌ ‌​‌ ‍‌​‍ ‍‌‍‍‌‌‍ ​‍​‍​‍ ​​‍​‍‌‍‍​‌ ​‍‌‍‌‌‌‍‌‍​‍​‍​ ‍‍​‍​‍‌‍‍​‌ ‌​‌ ‌​‌ ​​‌ ​ ​ ‍‍​‍ ​‍ ‌ ‌​‌ ‌‌‌‍​ ‌‍​‌‌ ​​‌‍‌‌‌‍ ​​‍ ‍‌ ​ ‌‍​‌‌‍ ‍‌‍‍‌‌ ‌​‌ ‍‌​‍ ‍‌ ​ ‌ ‌​‌ ‌‌‌‍‌​‌‍‍‌‌‍ ​‍ ‌‍‍‌‌‍ ‍‌ ‌​‌‍‌‌‌‍ ‍‌ ‌​​‍ ‌‍‌‌‌‍‌​‌‍‍‌‌ ‌​​‍ ‌‍ ‌‌‍ ‌‍‌​‌‍‌‌​ ‌‌ ​​‌ ​‍‌‍‌‌‌ ​ ‌‍‌‌‌‍ ‍‌ ‌​‌‍​‌‌ ‌​‌‍‍‌‌‍ ‌‍ ‍​ ‍ ‌‍‍‌‌‍‌​​ ‌‌ ​‍‌‍‌‌‌‍​ ‌‍‍‌‌ ​​‌‍‌‌​‍ ‌​ ‌ ​ ‌ ​ ‌‍​ ‍​​ ‍ ‌ ‌​‌ ‍‌‌ ​​‌‍‌‌​ ‌‌ ​‍‌‍‌‌‌‍​ ‌‍‍‌‌ ​​‌‍‌‌​ ‍ ‌ ​​‌‍​‌‌ ‌​‌‍‍​​ ‌‌‍‍‌‌‍ ‍‌‍‌ ‌ ​‍‌‍‌‌‌‍‌​‌‍‍‌‌‍‌‌‌‍ ‍‌ ‌​‌ ​ ​‍‌‌​ ‌‌‌​​‍‌‌ ‌‍‍ ‌‍‌‌‌ ‍‌​‍‌‌​ ​ ‌​‌​​‍‌‌​ ​ ‌​‌​​‍‌‌​ ​‍​ ​‍‌‍‌‍‌‍‌‌​ ‌‍​ ​‌‌‍‌‍​ ‍‌‌‍‌‍‌‍​‌​ ‍​‌‍‌‌​ ‌‌​ ​ ​‍‌‌​ ​‍​ ​‍​‍‌‌​ ‌‌‌​‌​​‍ ‍‌‍​ ‌‍‍​‌‍‍‌‌‍ ​‌‍‌​‌ ​‍‌‍‌‌‌‍ ‍​‍‌‌​ ‌‌‌​​‍‌‌ ‌‍‍ ‌‍‌‌‌ ‍‌​‍‌‌​ ​ ‌​‌​​‍‌‌​ ​ ‌​‌​​‍‌‌​ ​‍​ ​‍​ ​‍​ ‌​​ ​‌‌‍‌‍​ ​‌‌‍​‍​ ‌​​ ‌​​ ​‌​ ​ ​ ‍​​ ​‌​‍‌‌​ ​‍​ ​‍​‍‌‌​ ‌‌‌​‌​​‍ ‍‌ ‌​‌‍‌‌‌ ‍​‌ ‌​​ ‌‍​‍‌‍​‌‌ ​ ‌‍‌‌‌‌‌‌‌ ​‍‌‍ ​​ ‌‌‍‍​‌ ‌​‌ ‌​‌ ​​‌ ​ ​‍‌‌​ ​ ‌​​‌​‍‌‌​ ​‍‌​‌‍​‍‌‌​ ​‍‌​‌‍‌ ‌​‌ ‌‌‌‍​ ‌‍​‌‌ ​​‌‍‌‌‌‍ ​​‍ ‍‌ ​ ‌‍​‌‌‍ ‍‌‍‍‌‌ ‌​‌ ‍‌​‍ ‍‌ ​ ‌ ‌​‌ ‌‌‌‍‌​‌‍‍‌‌‍ ​‍‌‍‌‍‍‌‌‍‌​​ ‌‌ ​‍‌‍‌‌‌‍​ ‌‍‍‌‌ ​​‌‍‌‌​‍ ‌​ ‌ ​ ‌ ​ ‌‍​ ‍​​‍‌‍‌ ‌​‌ ‍‌‌ ​​‌‍‌‌​ ‌‌ ​‍‌‍‌‌‌‍​ ‌‍‍‌‌ ​​‌‍‌‌​‍‌‍‌ ​​‌‍​‌‌ ‌​‌‍‍​​ ‌‌‍‍‌‌‍ ‍‌‍‌ ‌ ​‍‌‍‌‌‌‍‌​‌‍‍‌‌‍‌‌‌‍ ‍‌ ‌​‌ ​ ​‍‌‌​ ‌‌‌​​‍‌‌ ‌‍‍ ‌‍‌‌‌ ‍‌​‍‌‌​ ​ ‌​‌​​‍‌‌​ ​ ‌​‌​​‍‌‌​ ​‍​ ​‍‌‍‌‍‌‍‌‌​ ‌‍​ ​‌‌‍‌‍​ ‍‌‌‍‌‍‌‍​‌​ ‍​‌‍‌‌​ ‌‌​ ​ ​‍‌‌​ ​‍​ ​‍​‍‌‌​ ‌‌‌​‌​​‍ ‍‌‍​ ‌‍‍​‌‍‍‌‌‍ ​‌‍‌​‌ ​‍‌‍‌‌‌‍ ‍​‍‌‌​ ‌‌‌​​‍‌‌ ‌‍‍ ‌‍‌‌‌ ‍‌​‍‌‌​ ​ ‌​‌​​‍‌‌​ ​ ‌​‌​​‍‌‌​ ​‍​ ​‍​ ​‍​ ‌​​ ​‌‌‍‌‍​ ​‌‌‍​‍​ ‌​​ ‌​​ ​‌​ ​ ​ ‍​​ ​‌​‍‌‌​ ​‍​ ​‍​‍‌‌​ ‌‌‌​‌​​‍ ‍‌ ‌​‌‍‌‌‌ ‍​‌ ‌​​‍‌‍‌ ​​‌‍‌‌‌ ​‍‌ ​ ‌ ​​‌‍‌‌‌‍​ ‌ ‌​‌‍‍‌‌ ‌‍‌‍‌‌​ ‌‌ ​​‌ ‌‌‌‍​‍‌‍ ​‌‍‍‌‌ ​ ‌‍‍​‌‍‌‌‌‍‌​​‍​‍‌ ‌
1 caldo de carne​​​​‌ ‍ ​‍​‍‌‍ ‌ ​‍‌‍‍‌‌‍‌ ‌‍‍‌‌‍ ‍​‍​‍​ ‍‍​‍​‍‌ ​ ‌‍​‌‌‍ ‍‌‍‍‌‌ ‌​‌ ‍‌​‍ ‍‌‍‍‌‌‍ ​‍​‍​‍ ​​‍​‍‌‍‍​‌ ​‍‌‍‌‌‌‍‌‍​‍​‍​ ‍‍​‍​‍‌‍‍​‌ ‌​‌ ‌​‌ ​​‌ ​ ​ ‍‍​‍ ​‍ ‌ ‌​‌ ‌‌‌‍​ ‌‍​‌‌ ​​‌‍‌‌‌‍ ​​‍ ‍‌ ​ ‌‍​‌‌‍ ‍‌‍‍‌‌ ‌​‌ ‍‌​‍ ‍‌ ​ ‌ ‌​‌ ‌‌‌‍‌​‌‍‍‌‌‍ ​‍ ‌‍‍‌‌‍ ‍‌ ‌​‌‍‌‌‌‍ ‍‌ ‌​​‍ ‌‍‌‌‌‍‌​‌‍‍‌‌ ‌​​‍ ‌‍ ‌‌‍ ‌‍‌​‌‍‌‌​ ‌‌ ​​‌ ​‍‌‍‌‌‌ ​ ‌‍‌‌‌‍ ‍‌ ‌​‌‍​‌‌ ‌​‌‍‍‌‌‍ ‌‍ ‍​ ‍ ‌‍‍‌‌‍‌​​ ‌‌ ​‍‌‍‌‌‌‍​ ‌‍‍‌‌ ​​‌‍‌‌​‍ ‌​ ‌ ​ ‌ ​ ‌‍​ ‍​​ ‍ ‌ ‌​‌ ‍‌‌ ​​‌‍‌‌​ ‌‌ ​‍‌‍‌‌‌‍​ ‌‍‍‌‌ ​​‌‍‌‌​ ‍ ‌ ​​‌‍​‌‌ ‌​‌‍‍​​ ‌‌‍‍‌‌‍ ‍‌‍‌ ‌ ​‍‌‍‌‌‌‍‌​‌‍‍‌‌‍‌‌‌‍ ‍‌ ‌​‌ ​ ​‍‌‌​ ‌‌‌​​‍‌‌ ‌‍‍ ‌‍‌‌‌ ‍‌​‍‌‌​ ​ ‌​‌​​‍‌‌​ ​ ‌​‌​​‍‌‌​ ​‍​ ​‍‌‍​‍‌‍​ ‌‍​‌​ ‌‌​ ‍​​ ​​‌‍​ ‌‍‌‍​ ‌‌​ ​ ‌‍‌​‌‍​ ​‍‌‌​ ​‍​ ​‍​‍‌‌​ ‌‌‌​‌​​‍ ‍‌‍​ ‌‍‍​‌‍‍‌‌‍ ​‌‍‌​‌ ​‍‌‍‌‌‌‍ ‍​‍‌‌​ ‌‌‌​​‍‌‌ ‌‍‍ ‌‍‌‌‌ ‍‌​‍‌‌​ ​ ‌​‌​​‍‌‌​ ​ ‌​‌​​‍‌‌​ ​‍​ ​‍​ ‌ ​ ​​​ ‌‌​ ​​‌‍​ ​ ‌‍​ ​‍​ ‍​‌‍​‌​ ​‍​ ‍‌‌‍‌​​‍‌‌​ ​‍​ ​‍​‍‌‌​ ‌‌‌​‌​​‍ ‍‌ ‌​‌‍‌‌‌ ‍​‌ ‌​​ ‌‍​‍‌‍​‌‌ ​ ‌‍‌‌‌‌‌‌‌ ​‍‌‍ ​​ ‌‌‍‍​‌ ‌​‌ ‌​‌ ​​‌ ​ ​‍‌‌​ ​ ‌​​‌​‍‌‌​ ​‍‌​‌‍​‍‌‌​ ​‍‌​‌‍‌ ‌​‌ ‌‌‌‍​ ‌‍​‌‌ ​​‌‍‌‌‌‍ ​​‍ ‍‌ ​ ‌‍​‌‌‍ ‍‌‍‍‌‌ ‌​‌ ‍‌​‍ ‍‌ ​ ‌ ‌​‌ ‌‌‌‍‌​‌‍‍‌‌‍ ​‍‌‍‌‍‍‌‌‍‌​​ ‌‌ ​‍‌‍‌‌‌‍​ ‌‍‍‌‌ ​​‌‍‌‌​‍ ‌​ ‌ ​ ‌ ​ ‌‍​ ‍​​‍‌‍‌ ‌​‌ ‍‌‌ ​​‌‍‌‌​ ‌‌ ​‍‌‍‌‌‌‍​ ‌‍‍‌‌ ​​‌‍‌‌​‍‌‍‌ ​​‌‍​‌‌ ‌​‌‍‍​​ ‌‌‍‍‌‌‍ ‍‌‍‌ ‌ ​‍‌‍‌‌‌‍‌​‌‍‍‌‌‍‌‌‌‍ ‍‌ ‌​‌ ​ ​‍‌‌​ ‌‌‌​​‍‌‌ ‌‍‍ ‌‍‌‌‌ ‍‌​‍‌‌​ ​ ‌​‌​​‍‌‌​ ​ ‌​‌​​‍‌‌​ ​‍​ ​‍‌‍​‍‌‍​ ‌‍​‌​ ‌‌​ ‍​​ ​​‌‍​ ‌‍‌‍​ ‌‌​ ​ ‌‍‌​‌‍​ ​‍‌‌​ ​‍​ ​‍​‍‌‌​ ‌‌‌​‌​​‍ ‍‌‍​ ‌‍‍​‌‍‍‌‌‍ ​‌‍‌​‌ ​‍‌‍‌‌‌‍ ‍​‍‌‌​ ‌‌‌​​‍‌‌ ‌‍‍ ‌‍‌‌‌ ‍‌​‍‌‌​ ​ ‌​‌​​‍‌‌​ ​ ‌​‌​​‍‌‌​ ​‍​ ​‍​ ‌ ​ ​​​ ‌‌​ ​​‌‍​ ​ ‌‍​ ​‍​ ‍​‌‍​‌​ ​‍​ ‍‌‌‍‌​​‍‌‌​ ​‍​ ​‍​‍‌‌​ ‌‌‌​‌​​‍ ‍‌ ‌​‌‍‌‌‌ ‍​‌ ‌​​‍‌‍‌ ​​‌‍‌‌‌ ​‍‌ ​ ‌ ​​‌‍‌‌‌‍​ ‌ ‌​‌‍‍‌‌ ‌‍‌‍‌‌​ ‌‌ ​​‌ ‌‌‌‍​‍‌‍ ​‌‍‍‌‌ ​ ‌‍‍​‌‍‌‌‌‍‌​​‍​‍‌ ‌
Aceite, sal​​​​‌ ‍ ​‍​‍‌‍ ‌ ​‍‌‍‍‌‌‍‌ ‌‍‍‌‌‍ ‍​‍​‍​ ‍‍​‍​‍‌ ​ ‌‍​‌‌‍ ‍‌‍‍‌‌ ‌​‌ ‍‌​‍ ‍‌‍‍‌‌‍ ​‍​‍​‍ ​​‍​‍‌‍‍​‌ ​‍‌‍‌‌‌‍‌‍​‍​‍​ ‍‍​‍​‍‌‍‍​‌ ‌​‌ ‌​‌ ​​‌ ​ ​ ‍‍​‍ ​‍ ‌ ‌​‌ ‌‌‌‍​ ‌‍​‌‌ ​​‌‍‌‌‌‍ ​​‍ ‍‌ ​ ‌‍​‌‌‍ ‍‌‍‍‌‌ ‌​‌ ‍‌​‍ ‍‌ ​ ‌ ‌​‌ ‌‌‌‍‌​‌‍‍‌‌‍ ​‍ ‌‍‍‌‌‍ ‍‌ ‌​‌‍‌‌‌‍ ‍‌ ‌​​‍ ‌‍‌‌‌‍‌​‌‍‍‌‌ ‌​​‍ ‌‍ ‌‌‍ ‌‍‌​‌‍‌‌​ ‌‌ ​​‌ ​‍‌‍‌‌‌ ​ ‌‍‌‌‌‍ ‍‌ ‌​‌‍​‌‌ ‌​‌‍‍‌‌‍ ‌‍ ‍​ ‍ ‌‍‍‌‌‍‌​​ ‌‌ ​‍‌‍‌‌‌‍​ ‌‍‍‌‌ ​​‌‍‌‌​‍ ‌​ ‌ ​ ‌ ​ ‌‍​ ‍​​ ‍ ‌ ‌​‌ ‍‌‌ ​​‌‍‌‌​ ‌‌ ​‍‌‍‌‌‌‍​ ‌‍‍‌‌ ​​‌‍‌‌​ ‍ ‌ ​​‌‍​‌‌ ‌​‌‍‍​​ ‌‌‍‍‌‌‍ ‍‌‍‌ ‌ ​‍‌‍‌‌‌‍‌​‌‍‍‌‌‍‌‌‌‍ ‍‌ ‌​‌ ​ ​‍‌‌​ ‌‌‌​​‍‌‌ ‌‍‍ ‌‍‌‌‌ ‍‌​‍‌‌​ ​ ‌​‌​​‍‌‌​ ​ ‌​‌​​‍‌‌​ ​‍​ ​‍‌‍​‍‌‍​ ​ ‌​​ ‍​​ ‌‌​ ‍​​ ​‍‌‍‌‍‌‍​‍‌‍‌​​ ​​‌‍‌‍​‍‌‌​ ​‍​ ​‍​‍‌‌​ ‌‌‌​‌​​‍ ‍‌‍​ ‌‍‍​‌‍‍‌‌‍ ​‌‍‌​‌ ​‍‌‍‌‌‌‍ ‍​‍‌‌​ ‌‌‌​​‍‌‌ ‌‍‍ ‌‍‌‌‌ ‍‌​‍‌‌​ ​ ‌​‌​​‍‌‌​ ​ ‌​‌​​‍‌‌​ ​‍​ ​‍‌‍‌​‌‍‌‍​ ‌​‌‍​‌​ ‍‌​ ‌ ​ ‍​‌‍‌‌​ ‍​‌‍​‌​ ‌ ‌‍‌​​‍‌‌​ ​‍​ ​‍​‍‌‌​ ‌‌‌​‌​​‍ ‍‌ ‌​‌‍‌‌‌ ‍​‌ ‌​​ ‌‍​‍‌‍​‌‌ ​ ‌‍‌‌‌‌‌‌‌ ​‍‌‍ ​​ ‌‌‍‍​‌ ‌​‌ ‌​‌ ​​‌ ​ ​‍‌‌​ ​ ‌​​‌​‍‌‌​ ​‍‌​‌‍​‍‌‌​ ​‍‌​‌‍‌ ‌​‌ ‌‌‌‍​ ‌‍​‌‌ ​​‌‍‌‌‌‍ ​​‍ ‍‌ ​ ‌‍​‌‌‍ ‍‌‍‍‌‌ ‌​‌ ‍‌​‍ ‍‌ ​ ‌ ‌​‌ ‌‌‌‍‌​‌‍‍‌‌‍ ​‍‌‍‌‍‍‌‌‍‌​​ ‌‌ ​‍‌‍‌‌‌‍​ ‌‍‍‌‌ ​​‌‍‌‌​‍ ‌​ ‌ ​ ‌ ​ ‌‍​ ‍​​‍‌‍‌ ‌​‌ ‍‌‌ ​​‌‍‌‌​ ‌‌ ​‍‌‍‌‌‌‍​ ‌‍‍‌‌ ​​‌‍‌‌​‍‌‍‌ ​​‌‍​‌‌ ‌​‌‍‍​​ ‌‌‍‍‌‌‍ ‍‌‍‌ ‌ ​‍‌‍‌‌‌‍‌​‌‍‍‌‌‍‌‌‌‍ ‍‌ ‌​‌ ​ ​‍‌‌​ ‌‌‌​​‍‌‌ ‌‍‍ ‌‍‌‌‌ ‍‌​‍‌‌​ ​ ‌​‌​​‍‌‌​ ​ ‌​‌​​‍‌‌​ ​‍​ ​‍‌‍​‍‌‍​ ​ ‌​​ ‍​​ ‌‌​ ‍​​ ​‍‌‍‌‍‌‍​‍‌‍‌​​ ​​‌‍‌‍​‍‌‌​ ​‍​ ​‍​‍‌‌​ ‌‌‌​‌​​‍ ‍‌‍​ ‌‍‍​‌‍‍‌‌‍ ​‌‍‌​‌ ​‍‌‍‌‌‌‍ ‍​‍‌‌​ ‌‌‌​​‍‌‌ ‌‍‍ ‌‍‌‌‌ ‍‌​‍‌‌​ ​ ‌​‌​​‍‌‌​ ​ ‌​‌​​‍‌‌​ ​‍​ ​‍‌‍‌​‌‍‌‍​ ‌​‌‍​‌​ ‍‌​ ‌ ​ ‍​‌‍‌‌​ ‍​‌‍​‌​ ‌ ‌‍‌​​‍‌‌​ ​‍​ ​‍​‍‌‌​ ‌‌‌​‌​​‍ ‍‌ ‌​‌‍‌‌‌ ‍​‌ ‌​​‍‌‍‌ ​​‌‍‌‌‌ ​‍‌ ​ ‌ ​​‌‍‌‌‌‍​ ‌ ‌​‌‍‍‌‌ ‌‍‌‍‌‌​ ‌‌ ​​‌ ‌‌‌‍​‍‌‍ ​‌‍‍‌‌ ​ ‌‍‍​‌‍‌‌‌‍‌​​‍​‍‌ ‌
Instrucciones
Deja cocinando el pollo ganso mientras haces el gratín de arroz. Haz
algunos cortes en la pieza de carne e introduce en ellos trozos de
zanahoria y el ajo picado, después, en una olla a presión, dóralo en
algo de aceite por todos lados e integra la cebolla y las otras
zanahorias picadas groseramente.​​​​‌ ‍ ​‍​‍‌‍ ‌ ​‍‌‍‍‌‌‍‌ ‌‍‍‌‌‍ ‍​‍​‍​ ‍‍​‍​‍‌ ​ ‌‍​‌‌‍ ‍‌‍‍‌‌ ‌​‌ ‍‌​‍ ‍‌‍‍‌‌‍ ​‍​‍​‍ ​​‍​‍‌‍‍​‌ ​‍‌‍‌‌‌‍‌‍​‍​‍​ ‍‍​‍​‍‌‍‍​‌ ‌​‌ ‌​‌ ​​‌ ​ ​ ‍‍​‍ ​‍ ‌ ‌​‌ ‌‌‌‍​ ‌‍​‌‌ ​​‌‍‌‌‌‍ ​​‍ ‍‌ ​ ‌‍​‌‌‍ ‍‌‍‍‌‌ ‌​‌ ‍‌​‍ ‍‌ ​ ‌ ‌​‌ ‌‌‌‍‌​‌‍‍‌‌‍ ​‍ ‌‍‍‌‌‍ ‍‌ ‌​‌‍‌‌‌‍ ‍‌ ‌​​‍ ‌‍‌‌‌‍‌​‌‍‍‌‌ ‌​​‍ ‌‍ ‌‌‍ ‌‍‌​‌‍‌‌​ ‌‌ ​​‌ ​‍‌‍‌‌‌ ​ ‌‍‌‌‌‍ ‍‌ ‌​‌‍​‌‌ ‌​‌‍‍‌‌‍ ‌‍ ‍​ ‍ ‌‍‍‌‌‍‌​​ ‌‌ ​‍‌‍‌‌‌‍​ ‌‍‍‌‌ ​​‌‍‌‌​‍ ‌​ ‌ ​ ‌ ​ ‌‍​ ‍​​ ‍ ‌ ‌​‌ ‍‌‌ ​​‌‍‌‌​ ‌‌ ​‍‌‍‌‌‌‍​ ‌‍‍‌‌ ​​‌‍‌‌​ ‍ ‌ ​​‌‍​‌‌ ‌​‌‍‍​​ ‌‌‍‍‌‌‍ ‍‌ ​ ‌ ‌​‌ ​‍‌ ‌‌‌‍​ ‌ ‌​‌‍‍‌‌‍ ‌‍ ‍‌ ​ ​‍‌‌​ ‌‌‌​​‍‌‌ ‌‍‍ ‌‍‌‌‌ ‍‌​‍‌‌​ ​ ‌​‌​​‍‌‌​ ​ ‌​‌​​‍‌‌​ ​‍​ ​‍​ ‌‍​ ‌ ​ ​‌‌‍​ ‌‍​ ‌‍‌‍​ ‍‌​ ​‍​ ‍​​ ‍​‌‍​‌‌‍‌‍​‍‌‌​ ​‍​ ​‍​‍‌‌​ ‌‌‌​‌​​‍ ‍‌‍​ ‌‍‍​‌‍‍‌‌‍ ​‌‍‌​‌ ​‍‌‍‌‌‌‍ ‍​‍‌‌​ ‌‌‌​​‍‌‌ ‌‍‍ ‌‍‌‌‌ ‍‌​‍‌‌​ ​ ‌​‌​​‍‌‌​ ​ ‌​‌​​‍‌‌​ ​‍​ ​‍‌‍​‍​ ​ ‌‍​‍‌‍‌​​ ‌​​ ​ ‌‍​‍​ ‌‍​ ‍‌​ ‌ ​ ‌ ‌‍‌‌​‍‌‌​ ​‍​ ​‍​‍‌‌​ ‌‌‌​‌​​‍ ‍‌ ‌​‌‍‌‌‌ ‍​‌ ‌​​ ‌‍​‍‌‍​‌‌ ​ ‌‍‌‌‌‌‌‌‌ ​‍‌‍ ​​ ‌‌‍‍​‌ ‌​‌ ‌​‌ ​​‌ ​ ​‍‌‌​ ​ ‌​​‌​‍‌‌​ ​‍‌​‌‍​‍‌‌​ ​‍‌​‌‍‌ ‌​‌ ‌‌‌‍​ ‌‍​‌‌ ​​‌‍‌‌‌‍ ​​‍ ‍‌ ​ ‌‍​‌‌‍ ‍‌‍‍‌‌ ‌​‌ ‍‌​‍ ‍‌ ​ ‌ ‌​‌ ‌‌‌‍‌​‌‍‍‌‌‍ ​‍‌‍‌‍‍‌‌‍‌​​ ‌‌ ​‍‌‍‌‌‌‍​ ‌‍‍‌‌ ​​‌‍‌‌​‍ ‌​ ‌ ​ ‌ ​ ‌‍​ ‍​​‍‌‍‌ ‌​‌ ‍‌‌ ​​‌‍‌‌​ ‌‌ ​‍‌‍‌‌‌‍​ ‌‍‍‌‌ ​​‌‍‌‌​‍‌‍‌ ​​‌‍​‌‌ ‌​‌‍‍​​ ‌‌‍‍‌‌‍ ‍‌ ​ ‌ ‌​‌ ​‍‌ ‌‌‌‍​ ‌ ‌​‌‍‍‌‌‍ ‌‍ ‍‌ ​ ​‍‌‌​ ‌‌‌​​‍‌‌ ‌‍‍ ‌‍‌‌‌ ‍‌​‍‌‌​ ​ ‌​‌​​‍‌‌​ ​ ‌​‌​​‍‌‌​ ​‍​ ​‍​ ‌‍​ ‌ ​ ​‌‌‍​ ‌‍​ ‌‍‌‍​ ‍‌​ ​‍​ ‍​​ ‍​‌‍​‌‌‍‌‍​‍‌‌​ ​‍​ ​‍​‍‌‌​ ‌‌‌​‌​​‍ ‍‌‍​ ‌‍‍​‌‍‍‌‌‍ ​‌‍‌​‌ ​‍‌‍‌‌‌‍ ‍​‍‌‌​ ‌‌‌​​‍‌‌ ‌‍‍ ‌‍‌‌‌ ‍‌​‍‌‌​ ​ ‌​‌​​‍‌‌​ ​ ‌​‌​​‍‌‌​ ​‍​ ​‍‌‍​‍​ ​ ‌‍​‍‌‍‌​​ ‌​​ ​ ‌‍​‍​ ‌‍​ ‍‌​ ‌ ​ ‌ ‌‍‌‌​‍‌‌​ ​‍​ ​‍​‍‌‌​ ‌‌‌​‌​​‍ ‍‌ ‌​‌‍‌‌‌ ‍​‌ ‌​​‍‌‍‌ ​​‌‍‌‌‌ ​‍‌ ​ ‌ ​​‌‍‌‌‌‍​ ‌ ‌​‌‍‍‌‌ ‌‍‌‍‌‌​ ‌‌ ​​‌ ‌‌‌‍​‍‌‍ ​‌‍‍‌‌ ​ ‌‍‍​‌‍‌‌‌‍‌​​‍​‍‌ ‌
Agrega el caldo de carne disuelto en una taza de agua hirviendo y
cierra la olla; cuando comience a sonar, toma media hora a fuego
medio para que quede tiernísima. Si lo haces en una olla corriente,
será el doble del tiempo y deberás procurar que no se seque,
agregando más caldo de vez en cuando.​​​​‌ ‍ ​‍​‍‌‍ ‌ ​‍‌‍‍‌‌‍‌ ‌‍‍‌‌‍ ‍​‍​‍​ ‍‍​‍​‍‌ ​ ‌‍​‌‌‍ ‍‌‍‍‌‌ ‌​‌ ‍‌​‍ ‍‌‍‍‌‌‍ ​‍​‍​‍ ​​‍​‍‌‍‍​‌ ​‍‌‍‌‌‌‍‌‍​‍​‍​ ‍‍​‍​‍‌‍‍​‌ ‌​‌ ‌​‌ ​​‌ ​ ​ ‍‍​‍ ​‍ ‌ ‌​‌ ‌‌‌‍​ ‌‍​‌‌ ​​‌‍‌‌‌‍ ​​‍ ‍‌ ​ ‌‍​‌‌‍ ‍‌‍‍‌‌ ‌​‌ ‍‌​‍ ‍‌ ​ ‌ ‌​‌ ‌‌‌‍‌​‌‍‍‌‌‍ ​‍ ‌‍‍‌‌‍ ‍‌ ‌​‌‍‌‌‌‍ ‍‌ ‌​​‍ ‌‍‌‌‌‍‌​‌‍‍‌‌ ‌​​‍ ‌‍ ‌‌‍ ‌‍‌​‌‍‌‌​ ‌‌ ​​‌ ​‍‌‍‌‌‌ ​ ‌‍‌‌‌‍ ‍‌ ‌​‌‍​‌‌ ‌​‌‍‍‌‌‍ ‌‍ ‍​ ‍ ‌‍‍‌‌‍‌​​ ‌‌ ​‍‌‍‌‌‌‍​ ‌‍‍‌‌ ​​‌‍‌‌​‍ ‌​ ‌ ​ ‌ ​ ‌‍​ ‍​​ ‍ ‌ ‌​‌ ‍‌‌ ​​‌‍‌‌​ ‌‌ ​‍‌‍‌‌‌‍​ ‌‍‍‌‌ ​​‌‍‌‌​ ‍ ‌ ​​‌‍​‌‌ ‌​‌‍‍​​ ‌‌‍‍‌‌‍ ‍‌ ​ ‌ ‌​‌ ​‍‌ ‌‌‌‍​ ‌ ‌​‌‍‍‌‌‍ ‌‍ ‍‌ ​ ​‍‌‌​ ‌‌‌​​‍‌‌ ‌‍‍ ‌‍‌‌‌ ‍‌​‍‌‌​ ​ ‌​‌​​‍‌‌​ ​ ‌​‌​​‍‌‌​ ​‍​ ​‍​ ‍‌‌‍‌‌‌‍​‍‌‍‌‍‌‍​‍​ ​ ​ ​ ​ ‌‌​ ‍​​ ​​​ ​‌‌‍​ ​‍‌‌​ ​‍​ ​‍​‍‌‌​ ‌‌‌​‌​​‍ ‍‌‍​ ‌‍‍​‌‍‍‌‌‍ ​‌‍‌​‌ ​‍‌‍‌‌‌‍ ‍​‍‌‌​ ‌‌‌​​‍‌‌ ‌‍‍ ‌‍‌‌‌ ‍‌​‍‌‌​ ​ ‌​‌​​‍‌‌​ ​ ‌​‌​​‍‌‌​ ​‍​ ​‍​ ​‌‌‍‌‍‌‍‌‍​ ‌ ​ ​‍‌‍​‍​ ‌‍​ ‍‌‌‍​ ​ ​‌‌‍​‌​ ​​​‍‌‌​ ​‍​ ​‍​‍‌‌​ ‌‌‌​‌​​‍ ‍‌ ‌​‌‍‌‌‌ ‍​‌ ‌​​ ‌‍​‍‌‍​‌‌ ​ ‌‍‌‌‌‌‌‌‌ ​‍‌‍ ​​ ‌‌‍‍​‌ ‌​‌ ‌​‌ ​​‌ ​ ​‍‌‌​ ​ ‌​​‌​‍‌‌​ ​‍‌​‌‍​‍‌‌​ ​‍‌​‌‍‌ ‌​‌ ‌‌‌‍​ ‌‍​‌‌ ​​‌‍‌‌‌‍ ​​‍ ‍‌ ​ ‌‍​‌‌‍ ‍‌‍‍‌‌ ‌​‌ ‍‌​‍ ‍‌ ​ ‌ ‌​‌ ‌‌‌‍‌​‌‍‍‌‌‍ ​‍‌‍‌‍‍‌‌‍‌​​ ‌‌ ​‍‌‍‌‌‌‍​ ‌‍‍‌‌ ​​‌‍‌‌​‍ ‌​ ‌ ​ ‌ ​ ‌‍​ ‍​​‍‌‍‌ ‌​‌ ‍‌‌ ​​‌‍‌‌​ ‌‌ ​‍‌‍‌‌‌‍​ ‌‍‍‌‌ ​​‌‍‌‌​‍‌‍‌ ​​‌‍​‌‌ ‌​‌‍‍​​ ‌‌‍‍‌‌‍ ‍‌ ​ ‌ ‌​‌ ​‍‌ ‌‌‌‍​ ‌ ‌​‌‍‍‌‌‍ ‌‍ ‍‌ ​ ​‍‌‌​ ‌‌‌​​‍‌‌ ‌‍‍ ‌‍‌‌‌ ‍‌​‍‌‌​ ​ ‌​‌​​‍‌‌​ ​ ‌​‌​​‍‌‌​ ​‍​ ​‍​ ‍‌‌‍‌‌‌‍​‍‌‍‌‍‌‍​‍​ ​ ​ ​ ​ ‌‌​ ‍​​ ​​​ ​‌‌‍​ ​‍‌‌​ ​‍​ ​‍​‍‌‌​ ‌‌‌​‌​​‍ ‍‌‍​ ‌‍‍​‌‍‍‌‌‍ ​‌‍‌​‌ ​‍‌‍‌‌‌‍ ‍​‍‌‌​ ‌‌‌​​‍‌‌ ‌‍‍ ‌‍‌‌‌ ‍‌​‍‌‌​ ​ ‌​‌​​‍‌‌​ ​ ‌​‌​​‍‌‌​ ​‍​ ​‍​ ​‌‌‍‌‍‌‍‌‍​ ‌ ​ ​‍‌‍​‍​ ‌‍​ ‍‌‌‍​ ​ ​‌‌‍​‌​ ​​​‍‌‌​ ​‍​ ​‍​‍‌‌​ ‌‌‌​‌​​‍ ‍‌ ‌​‌‍‌‌‌ ‍​‌ ‌​​‍‌‍‌ ​​‌‍‌‌‌ ​‍‌ ​ ‌ ​​‌‍‌‌‌‍​ ‌ ‌​‌‍‍‌‌ ‌‍‌‍‌‌​ ‌‌ ​​‌ ‌‌‌‍​‍‌‍ ​‌‍‍‌‌ ​ ‌‍‍​‌‍‌‌‌‍‌​​‍​‍‌ ‌
Ahora el gratín:​​​​‌ ‍ ​‍​‍‌‍ ‌ ​‍‌‍‍‌‌‍‌ ‌‍‍‌‌‍ ‍​‍​‍​ ‍‍​‍​‍‌ ​ ‌‍​‌‌‍ ‍‌‍‍‌‌ ‌​‌ ‍‌​‍ ‍‌‍‍‌‌‍ ​‍​‍​‍ ​​‍​‍‌‍‍​‌ ​‍‌‍‌‌‌‍‌‍​‍​‍​ ‍‍​‍​‍‌‍‍​‌ ‌​‌ ‌​‌ ​​‌ ​ ​ ‍‍​‍ ​‍ ‌ ‌​‌ ‌‌‌‍​ ‌‍​‌‌ ​​‌‍‌‌‌‍ ​​‍ ‍‌ ​ ‌‍​‌‌‍ ‍‌‍‍‌‌ ‌​‌ ‍‌​‍ ‍‌ ​ ‌ ‌​‌ ‌‌‌‍‌​‌‍‍‌‌‍ ​‍ ‌‍‍‌‌‍ ‍‌ ‌​‌‍‌‌‌‍ ‍‌ ‌​​‍ ‌‍‌‌‌‍‌​‌‍‍‌‌ ‌​​‍ ‌‍ ‌‌‍ ‌‍‌​‌‍‌‌​ ‌‌ ​​‌ ​‍‌‍‌‌‌ ​ ‌‍‌‌‌‍ ‍‌ ‌​‌‍​‌‌ ‌​‌‍‍‌‌‍ ‌‍ ‍​ ‍ ‌‍‍‌‌‍‌​​ ‌‌ ​‍‌‍‌‌‌‍​ ‌‍‍‌‌ ​​‌‍‌‌​‍ ‌​ ‌ ​ ‌ ​ ‌‍​ ‍​​ ‍ ‌ ‌​‌ ‍‌‌ ​​‌‍‌‌​ ‌‌ ​‍‌‍‌‌‌‍​ ‌‍‍‌‌ ​​‌‍‌‌​ ‍ ‌ ​​‌‍​‌‌ ‌​‌‍‍​​ ‌‌‍‍‌‌‍ ‍‌ ​ ‌ ‌​‌ ​‍‌ ‌‌‌‍​ ‌ ‌​‌‍‍‌‌‍ ‌‍ ‍‌ ​ ​‍‌‌​ ‌‌‌​​‍‌‌ ‌‍‍ ‌‍‌‌‌ ‍‌​‍‌‌​ ​ ‌​‌​​‍‌‌​ ​ ‌​‌​​‍‌‌​ ​‍​ ​‍‌‍‌‌‌‍‌​​ ‌‍​ ​​​ ‍​‌‍‌​‌‍​‍​ ‌​​ ‍‌​ ​​‌‍‌‌​ ‌‍​‍‌‌​ ​‍​ ​‍​‍‌‌​ ‌‌‌​‌​​‍ ‍‌‍​ ‌‍‍​‌‍‍‌‌‍ ​‌‍‌​‌ ​‍‌‍‌‌‌‍ ‍​‍‌‌​ ‌‌‌​​‍‌‌ ‌‍‍ ‌‍‌‌‌ ‍‌​‍‌‌​ ​ ‌​‌​​‍‌‌​ ​ ‌​‌​​‍‌‌​ ​‍​ ​‍​ ‌​​ ‍​​ ‌‌​ ​‍‌‍‌‌​ ‌​​ ‌‌‌‍​‍​ ‍​‌‍‌‍‌‍‌‍​ ‌ ​‍‌‌​ ​‍​ ​‍​‍‌‌​ ‌‌‌​‌​​‍ ‍‌ ‌​‌‍‌‌‌ ‍​‌ ‌​​ ‌‍​‍‌‍​‌‌ ​ ‌‍‌‌‌‌‌‌‌ ​‍‌‍ ​​ ‌‌‍‍​‌ ‌​‌ ‌​‌ ​​‌ ​ ​‍‌‌​ ​ ‌​​‌​‍‌‌​ ​‍‌​‌‍​‍‌‌​ ​‍‌​‌‍‌ ‌​‌ ‌‌‌‍​ ‌‍​‌‌ ​​‌‍‌‌‌‍ ​​‍ ‍‌ ​ ‌‍​‌‌‍ ‍‌‍‍‌‌ ‌​‌ ‍‌​‍ ‍‌ ​ ‌ ‌​‌ ‌‌‌‍‌​‌‍‍‌‌‍ ​‍‌‍‌‍‍‌‌‍‌​​ ‌‌ ​‍‌‍‌‌‌‍​ ‌‍‍‌‌ ​​‌‍‌‌​‍ ‌​ ‌ ​ ‌ ​ ‌‍​ ‍​​‍‌‍‌ ‌​‌ ‍‌‌ ​​‌‍‌‌​ ‌‌ ​‍‌‍‌‌‌‍​ ‌‍‍‌‌ ​​‌‍‌‌​‍‌‍‌ ​​‌‍​‌‌ ‌​‌‍‍​​ ‌‌‍‍‌‌‍ ‍‌ ​ ‌ ‌​‌ ​‍‌ ‌‌‌‍​ ‌ ‌​‌‍‍‌‌‍ ‌‍ ‍‌ ​ ​‍‌‌​ ‌‌‌​​‍‌‌ ‌‍‍ ‌‍‌‌‌ ‍‌​‍‌‌​ ​ ‌​‌​​‍‌‌​ ​ ‌​‌​​‍‌‌​ ​‍​ ​‍‌‍‌‌‌‍‌​​ ‌‍​ ​​​ ‍​‌‍‌​‌‍​‍​ ‌​​ ‍‌​ ​​‌‍‌‌​ ‌‍​‍‌‌​ ​‍​ ​‍​‍‌‌​ ‌‌‌​‌​​‍ ‍‌‍​ ‌‍‍​‌‍‍‌‌‍ ​‌‍‌​‌ ​‍‌‍‌‌‌‍ ‍​‍‌‌​ ‌‌‌​​‍‌‌ ‌‍‍ ‌‍‌‌‌ ‍‌​‍‌‌​ ​ ‌​‌​​‍‌‌​ ​ ‌​‌​​‍‌‌​ ​‍​ ​‍​ ‌​​ ‍​​ ‌‌​ ​‍‌‍‌‌​ ‌​​ ‌‌‌‍​‍​ ‍​‌‍‌‍‌‍‌‍​ ‌ ​‍‌‌​ ​‍​ ​‍​‍‌‌​ ‌‌‌​‌​​‍ ‍‌ ‌​‌‍‌‌‌ ‍​‌ ‌​​‍‌‍‌ ​​‌‍‌‌‌ ​‍‌ ​ ‌ ​​‌‍‌‌‌‍​ ‌ ‌​‌‍‍‌‌ ‌‍‌‍‌‌​ ‌‌ ​​‌ ‌‌‌‍​‍‌‍ ​‌‍‍‌‌ ​ ‌‍‍​‌‍‌‌‌‍‌​​‍​‍‌ ‌
Hierve el arroz junto al azafrán en abundante agua (sin medida,
como la pasta), por 15 minutos, más o menos a mitad de cocción,
desecha el azafrán, escurre. Dispón en una fuente para horno y
agrega el siguiente batido: las yemas de los huevos, la mitad del
queso rallado y la salsa bechamel. Por encima pon el resto del queso
y algunos trocitos de mantequilla. Gratina.​​​​‌ ‍ ​‍​‍‌‍ ‌ ​‍‌‍‍‌‌‍‌ ‌‍‍‌‌‍ ‍​‍​‍​ ‍‍​‍​‍‌ ​ ‌‍​‌‌‍ ‍‌‍‍‌‌ ‌​‌ ‍‌​‍ ‍‌‍‍‌‌‍ ​‍​‍​‍ ​​‍​‍‌‍‍​‌ ​‍‌‍‌‌‌‍‌‍​‍​‍​ ‍‍​‍​‍‌‍‍​‌ ‌​‌ ‌​‌ ​​‌ ​ ​ ‍‍​‍ ​‍ ‌ ‌​‌ ‌‌‌‍​ ‌‍​‌‌ ​​‌‍‌‌‌‍ ​​‍ ‍‌ ​ ‌‍​‌‌‍ ‍‌‍‍‌‌ ‌​‌ ‍‌​‍ ‍‌ ​ ‌ ‌​‌ ‌‌‌‍‌​‌‍‍‌‌‍ ​‍ ‌‍‍‌‌‍ ‍‌ ‌​‌‍‌‌‌‍ ‍‌ ‌​​‍ ‌‍‌‌‌‍‌​‌‍‍‌‌ ‌​​‍ ‌‍ ‌‌‍ ‌‍‌​‌‍‌‌​ ‌‌ ​​‌ ​‍‌‍‌‌‌ ​ ‌‍‌‌‌‍ ‍‌ ‌​‌‍​‌‌ ‌​‌‍‍‌‌‍ ‌‍ ‍​ ‍ ‌‍‍‌‌‍‌​​ ‌‌ ​‍‌‍‌‌‌‍​ ‌‍‍‌‌ ​​‌‍‌‌​‍ ‌​ ‌ ​ ‌ ​ ‌‍​ ‍​​ ‍ ‌ ‌​‌ ‍‌‌ ​​‌‍‌‌​ ‌‌ ​‍‌‍‌‌‌‍​ ‌‍‍‌‌ ​​‌‍‌‌​ ‍ ‌ ​​‌‍​‌‌ ‌​‌‍‍​​ ‌‌‍‍‌‌‍ ‍‌ ​ ‌ ‌​‌ ​‍‌ ‌‌‌‍​ ‌ ‌​‌‍‍‌‌‍ ‌‍ ‍‌ ​ ​‍‌‌​ ‌‌‌​​‍‌‌ ‌‍‍ ‌‍‌‌‌ ‍‌​‍‌‌​ ​ ‌​‌​​‍‌‌​ ​ ‌​‌​​‍‌‌​ ​‍​ ​‍‌‍​ ​ ‍​​ ​​​ ‍‌​ ‌‌​ ‌​​ ‍​​ ​ ‌‍​ ​ ​ ‌‍‌​​ ‌​​‍‌‌​ ​‍​ ​‍​‍‌‌​ ‌‌‌​‌​​‍ ‍‌‍​ ‌‍‍​‌‍‍‌‌‍ ​‌‍‌​‌ ​‍‌‍‌‌‌‍ ‍​‍‌‌​ ‌‌‌​​‍‌‌ ‌‍‍ ‌‍‌‌‌ ‍‌​‍‌‌​ ​ ‌​‌​​‍‌‌​ ​ ‌​‌​​‍‌‌​ ​‍​ ​‍​ ​‌‌‍‌‌​ ‌ ‌‍‌​​ ​‍‌‍‌‌‌‍​‍‌‍‌‍​ ‍‌​ ​‌​ ​‍​ ‌‌​‍‌‌​ ​‍​ ​‍​‍‌‌​ ‌‌‌​‌​​‍ ‍‌ ‌​‌‍‌‌‌ ‍​‌ ‌​​ ‌‍​‍‌‍​‌‌ ​ ‌‍‌‌‌‌‌‌‌ ​‍‌‍ ​​ ‌‌‍‍​‌ ‌​‌ ‌​‌ ​​‌ ​ ​‍‌‌​ ​ ‌​​‌​‍‌‌​ ​‍‌​‌‍​‍‌‌​ ​‍‌​‌‍‌ ‌​‌ ‌‌‌‍​ ‌‍​‌‌ ​​‌‍‌‌‌‍ ​​‍ ‍‌ ​ ‌‍​‌‌‍ ‍‌‍‍‌‌ ‌​‌ ‍‌​‍ ‍‌ ​ ‌ ‌​‌ ‌‌‌‍‌​‌‍‍‌‌‍ ​‍‌‍‌‍‍‌‌‍‌​​ ‌‌ ​‍‌‍‌‌‌‍​ ‌‍‍‌‌ ​​‌‍‌‌​‍ ‌​ ‌ ​ ‌ ​ ‌‍​ ‍​​‍‌‍‌ ‌​‌ ‍‌‌ ​​‌‍‌‌​ ‌‌ ​‍‌‍‌‌‌‍​ ‌‍‍‌‌ ​​‌‍‌‌​‍‌‍‌ ​​‌‍​‌‌ ‌​‌‍‍​​ ‌‌‍‍‌‌‍ ‍‌ ​ ‌ ‌​‌ ​‍‌ ‌‌‌‍​ ‌ ‌​‌‍‍‌‌‍ ‌‍ ‍‌ ​ ​‍‌‌​ ‌‌‌​​‍‌‌ ‌‍‍ ‌‍‌‌‌ ‍‌​‍‌‌​ ​ ‌​‌​​‍‌‌​ ​ ‌​‌​​‍‌‌​ ​‍​ ​‍‌‍​ ​ ‍​​ ​​​ ‍‌​ ‌‌​ ‌​​ ‍​​ ​ ‌‍​ ​ ​ ‌‍‌​​ ‌​​‍‌‌​ ​‍​ ​‍​‍‌‌​ ‌‌‌​‌​​‍ ‍‌‍​ ‌‍‍​‌‍‍‌‌‍ ​‌‍‌​‌ ​‍‌‍‌‌‌‍ ‍​‍‌‌​ ‌‌‌​​‍‌‌ ‌‍‍ ‌‍‌‌‌ ‍‌​‍‌‌​ ​ ‌​‌​​‍‌‌​ ​ ‌​‌​​‍‌‌​ ​‍​ ​‍​ ​‌‌‍‌‌​ ‌ ‌‍‌​​ ​‍‌‍‌‌‌‍​‍‌‍‌‍​ ‍‌​ ​‌​ ​‍​ ‌‌​‍‌‌​ ​‍​ ​‍​‍‌‌​ ‌‌‌​‌​​‍ ‍‌ ‌​‌‍‌‌‌ ‍​‌ ‌​​‍‌‍‌ ​​‌‍‌‌‌ ​‍‌ ​ ‌ ​​‌‍‌‌‌‍​ ‌ ‌​‌‍‍‌‌ ‌‍‌‍‌‌​ ‌‌ ​​‌ ‌‌‌‍​‍‌‍ ​‌‍‍‌‌ ​ ‌‍‍​‌‍‌‌‌‍‌​​‍​‍‌ ‌
Para la salsa blanca:​​​​‌ ‍ ​‍​‍‌‍ ‌ ​‍‌‍‍‌‌‍‌ ‌‍‍‌‌‍ ‍​‍​‍​ ‍‍​‍​‍‌ ​ ‌‍​‌‌‍ ‍‌‍‍‌‌ ‌​‌ ‍‌​‍ ‍‌‍‍‌‌‍ ​‍​‍​‍ ​​‍​‍‌‍‍​‌ ​‍‌‍‌‌‌‍‌‍​‍​‍​ ‍‍​‍​‍‌‍‍​‌ ‌​‌ ‌​‌ ​​‌ ​ ​ ‍‍​‍ ​‍ ‌ ‌​‌ ‌‌‌‍​ ‌‍​‌‌ ​​‌‍‌‌‌‍ ​​‍ ‍‌ ​ ‌‍​‌‌‍ ‍‌‍‍‌‌ ‌​‌ ‍‌​‍ ‍‌ ​ ‌ ‌​‌ ‌‌‌‍‌​‌‍‍‌‌‍ ​‍ ‌‍‍‌‌‍ ‍‌ ‌​‌‍‌‌‌‍ ‍‌ ‌​​‍ ‌‍‌‌‌‍‌​‌‍‍‌‌ ‌​​‍ ‌‍ ‌‌‍ ‌‍‌​‌‍‌‌​ ‌‌ ​​‌ ​‍‌‍‌‌‌ ​ ‌‍‌‌‌‍ ‍‌ ‌​‌‍​‌‌ ‌​‌‍‍‌‌‍ ‌‍ ‍​ ‍ ‌‍‍‌‌‍‌​​ ‌‌ ​‍‌‍‌‌‌‍​ ‌‍‍‌‌ ​​‌‍‌‌​‍ ‌​ ‌ ​ ‌ ​ ‌‍​ ‍​​ ‍ ‌ ‌​‌ ‍‌‌ ​​‌‍‌‌​ ‌‌ ​‍‌‍‌‌‌‍​ ‌‍‍‌‌ ​​‌‍‌‌​ ‍ ‌ ​​‌‍​‌‌ ‌​‌‍‍​​ ‌‌‍‍‌‌‍ ‍‌ ​ ‌ ‌​‌ ​‍‌ ‌‌‌‍​ ‌ ‌​‌‍‍‌‌‍ ‌‍ ‍‌ ​ ​‍‌‌​ ‌‌‌​​‍‌‌ ‌‍‍ ‌‍‌‌‌ ‍‌​‍‌‌​ ​ ‌​‌​​‍‌‌​ ​ ‌​‌​​‍‌‌​ ​‍​ ​‍‌‍​ ​ ‌‍​ ‌‌​ ​‍‌‍​ ‌‍‌‌‌‍​‌​ ‍​​ ‍​‌‍​‌​ ​‍‌‍​ ​‍‌‌​ ​‍​ ​‍​‍‌‌​ ‌‌‌​‌​​‍ ‍‌‍​ ‌‍‍​‌‍‍‌‌‍ ​‌‍‌​‌ ​‍‌‍‌‌‌‍ ‍​‍‌‌​ ‌‌‌​​‍‌‌ ‌‍‍ ‌‍‌‌‌ ‍‌​‍‌‌​ ​ ‌​‌​​‍‌‌​ ​ ‌​‌​​‍‌‌​ ​‍​ ​‍‌‍‌​​ ​ ​ ‌‍​ ‍​​ ‌‍‌‍‌‍‌‍​ ​ ‍‌‌‍‌‌​ ​‍‌‍​‍‌‍‌‌​‍‌‌​ ​‍​ ​‍​‍‌‌​ ‌‌‌​‌​​‍ ‍‌ ‌​‌‍‌‌‌ ‍​‌ ‌​​ ‌‍​‍‌‍​‌‌ ​ ‌‍‌‌‌‌‌‌‌ ​‍‌‍ ​​ ‌‌‍‍​‌ ‌​‌ ‌​‌ ​​‌ ​ ​‍‌‌​ ​ ‌​​‌​‍‌‌​ ​‍‌​‌‍​‍‌‌​ ​‍‌​‌‍‌ ‌​‌ ‌‌‌‍​ ‌‍​‌‌ ​​‌‍‌‌‌‍ ​​‍ ‍‌ ​ ‌‍​‌‌‍ ‍‌‍‍‌‌ ‌​‌ ‍‌​‍ ‍‌ ​ ‌ ‌​‌ ‌‌‌‍‌​‌‍‍‌‌‍ ​‍‌‍‌‍‍‌‌‍‌​​ ‌‌ ​‍‌‍‌‌‌‍​ ‌‍‍‌‌ ​​‌‍‌‌​‍ ‌​ ‌ ​ ‌ ​ ‌‍​ ‍​​‍‌‍‌ ‌​‌ ‍‌‌ ​​‌‍‌‌​ ‌‌ ​‍‌‍‌‌‌‍​ ‌‍‍‌‌ ​​‌‍‌‌​‍‌‍‌ ​​‌‍​‌‌ ‌​‌‍‍​​ ‌‌‍‍‌‌‍ ‍‌ ​ ‌ ‌​‌ ​‍‌ ‌‌‌‍​ ‌ ‌​‌‍‍‌‌‍ ‌‍ ‍‌ ​ ​‍‌‌​ ‌‌‌​​‍‌‌ ‌‍‍ ‌‍‌‌‌ ‍‌​‍‌‌​ ​ ‌​‌​​‍‌‌​ ​ ‌​‌​​‍‌‌​ ​‍​ ​‍‌‍​ ​ ‌‍​ ‌‌​ ​‍‌‍​ ‌‍‌‌‌‍​‌​ ‍​​ ‍​‌‍​‌​ ​‍‌‍​ ​‍‌‌​ ​‍​ ​‍​‍‌‌​ ‌‌‌​‌​​‍ ‍‌‍​ ‌‍‍​‌‍‍‌‌‍ ​‌‍‌​‌ ​‍‌‍‌‌‌‍ ‍​‍‌‌​ ‌‌‌​​‍‌‌ ‌‍‍ ‌‍‌‌‌ ‍‌​‍‌‌​ ​ ‌​‌​​‍‌‌​ ​ ‌​‌​​‍‌‌​ ​‍​ ​‍‌‍‌​​ ​ ​ ‌‍​ ‍​​ ‌‍‌‍‌‍‌‍​ ​ ‍‌‌‍‌‌​ ​‍‌‍​‍‌‍‌‌​‍‌‌​ ​‍​ ​‍​‍‌‌​ ‌‌‌​‌​​‍ ‍‌ ‌​‌‍‌‌‌ ‍​‌ ‌​​‍‌‍‌ ​​‌‍‌‌‌ ​‍‌ ​ ‌ ​​‌‍‌‌‌‍​ ‌ ‌​‌‍‍‌‌ ‌‍‌‍‌‌​ ‌‌ ​​‌ ‌‌‌‍​‍‌‍ ​‌‍‍‌‌ ​ ‌‍‍​‌‍‌‌‌‍‌​​‍​‍‌ ‌
Derrite 75 gramos de mantequilla a fuego lento hasta que esté
cremosa​​​​‌ ‍ ​‍​‍‌‍ ‌ ​‍‌‍‍‌‌‍‌ ‌‍‍‌‌‍ ‍​‍​‍​ ‍‍​‍​‍‌ ​ ‌‍​‌‌‍ ‍‌‍‍‌‌ ‌​‌ ‍‌​‍ ‍‌‍‍‌‌‍ ​‍​‍​‍ ​​‍​‍‌‍‍​‌ ​‍‌‍‌‌‌‍‌‍​‍​‍​ ‍‍​‍​‍‌‍‍​‌ ‌​‌ ‌​‌ ​​‌ ​ ​ ‍‍​‍ ​‍ ‌ ‌​‌ ‌‌‌‍​ ‌‍​‌‌ ​​‌‍‌‌‌‍ ​​‍ ‍‌ ​ ‌‍​‌‌‍ ‍‌‍‍‌‌ ‌​‌ ‍‌​‍ ‍‌ ​ ‌ ‌​‌ ‌‌‌‍‌​‌‍‍‌‌‍ ​‍ ‌‍‍‌‌‍ ‍‌ ‌​‌‍‌‌‌‍ ‍‌ ‌​​‍ ‌‍‌‌‌‍‌​‌‍‍‌‌ ‌​​‍ ‌‍ ‌‌‍ ‌‍‌​‌‍‌‌​ ‌‌ ​​‌ ​‍‌‍‌‌‌ ​ ‌‍‌‌‌‍ ‍‌ ‌​‌‍​‌‌ ‌​‌‍‍‌‌‍ ‌‍ ‍​ ‍ ‌‍‍‌‌‍‌​​ ‌‌ ​‍‌‍‌‌‌‍​ ‌‍‍‌‌ ​​‌‍‌‌​‍ ‌​ ‌ ​ ‌ ​ ‌‍​ ‍​​ ‍ ‌ ‌​‌ ‍‌‌ ​​‌‍‌‌​ ‌‌ ​‍‌‍‌‌‌‍​ ‌‍‍‌‌ ​​‌‍‌‌​ ‍ ‌ ​​‌‍​‌‌ ‌​‌‍‍​​ ‌‌‍‍‌‌‍ ‍‌ ​ ‌ ‌​‌ ​‍‌ ‌‌‌‍​ ‌ ‌​‌‍‍‌‌‍ ‌‍ ‍‌ ​ ​‍‌‌​ ‌‌‌​​‍‌‌ ‌‍‍ ‌‍‌‌‌ ‍‌​‍‌‌​ ​ ‌​‌​​‍‌‌​ ​ ‌​‌​​‍‌‌​ ​‍​ ​‍​ ‌‍​ ‌ ‌‍​‌​ ‍‌‌‍​ ​ ​‍‌‍‌‍​ ‌​‌‍​ ‌‍‌‌​ ‌‌‌‍‌​​‍‌‌​ ​‍​ ​‍​‍‌‌​ ‌‌‌​‌​​‍ ‍‌‍​ ‌‍‍​‌‍‍‌‌‍ ​‌‍‌​‌ ​‍‌‍‌‌‌‍ ‍​‍‌‌​ ‌‌‌​​‍‌‌ ‌‍‍ ‌‍‌‌‌ ‍‌​‍‌‌​ ​ ‌​‌​​‍‌‌​ ​ ‌​‌​​‍‌‌​ ​‍​ ​‍‌‍‌‍‌‍‌‍​ ‌‌​ ‌‌‌‍‌‌​ ‍​‌‍​‍‌‍​ ​ ‌‍‌‍​‌‌‍​ ​ ​​​‍‌‌​ ​‍​ ​‍​‍‌‌​ ‌‌‌​‌​​‍ ‍‌ ‌​‌‍‌‌‌ ‍​‌ ‌​​ ‌‍​‍‌‍​‌‌ ​ ‌‍‌‌‌‌‌‌‌ ​‍‌‍ ​​ ‌‌‍‍​‌ ‌​‌ ‌​‌ ​​‌ ​ ​‍‌‌​ ​ ‌​​‌​‍‌‌​ ​‍‌​‌‍​‍‌‌​ ​‍‌​‌‍‌ ‌​‌ ‌‌‌‍​ ‌‍​‌‌ ​​‌‍‌‌‌‍ ​​‍ ‍‌ ​ ‌‍​‌‌‍ ‍‌‍‍‌‌ ‌​‌ ‍‌​‍ ‍‌ ​ ‌ ‌​‌ ‌‌‌‍‌​‌‍‍‌‌‍ ​‍‌‍‌‍‍‌‌‍‌​​ ‌‌ ​‍‌‍‌‌‌‍​ ‌‍‍‌‌ ​​‌‍‌‌​‍ ‌​ ‌ ​ ‌ ​ ‌‍​ ‍​​‍‌‍‌ ‌​‌ ‍‌‌ ​​‌‍‌‌​ ‌‌ ​‍‌‍‌‌‌‍​ ‌‍‍‌‌ ​​‌‍‌‌​‍‌‍‌ ​​‌‍​‌‌ ‌​‌‍‍​​ ‌‌‍‍‌‌‍ ‍‌ ​ ‌ ‌​‌ ​‍‌ ‌‌‌‍​ ‌ ‌​‌‍‍‌‌‍ ‌‍ ‍‌ ​ ​‍‌‌​ ‌‌‌​​‍‌‌ ‌‍‍ ‌‍‌‌‌ ‍‌​‍‌‌​ ​ ‌​‌​​‍‌‌​ ​ ‌​‌​​‍‌‌​ ​‍​ ​‍​ ‌‍​ ‌ ‌‍​‌​ ‍‌‌‍​ ​ ​‍‌‍‌‍​ ‌​‌‍​ ‌‍‌‌​ ‌‌‌‍‌​​‍‌‌​ ​‍​ ​‍​‍‌‌​ ‌‌‌​‌​​‍ ‍‌‍​ ‌‍‍​‌‍‍‌‌‍ ​‌‍‌​‌ ​‍‌‍‌‌‌‍ ‍​‍‌‌​ ‌‌‌​​‍‌‌ ‌‍‍ ‌‍‌‌‌ ‍‌​‍‌‌​ ​ ‌​‌​​‍‌‌​ ​ ‌​‌​​‍‌‌​ ​‍​ ​‍‌‍‌‍‌‍‌‍​ ‌‌​ ‌‌‌‍‌‌​ ‍​‌‍​‍‌‍​ ​ ‌‍‌‍​‌‌‍​ ​ ​​​‍‌‌​ ​‍​ ​‍​‍‌‌​ ‌‌‌​‌​​‍ ‍‌ ‌​‌‍‌‌‌ ‍​‌ ‌​​‍‌‍‌ ​​‌‍‌‌‌ ​‍‌ ​ ‌ ​​‌‍‌‌‌‍​ ‌ ‌​‌‍‍‌‌ ‌‍‌‍‌‌​ ‌‌ ​​‌ ‌‌‌‍​‍‌‍ ​‌‍‍‌‌ ​ ‌‍‍​‌‍‌‌‌‍‌​​‍​‍‌ ‌
Agrega 60 gramos de harina sin polvos de hornear, cocina un poco,
revolviendo siempre.​​​​‌ ‍ ​‍​‍‌‍ ‌ ​‍‌‍‍‌‌‍‌ ‌‍‍‌‌‍ ‍​‍​‍​ ‍‍​‍​‍‌ ​ ‌‍​‌‌‍ ‍‌‍‍‌‌ ‌​‌ ‍‌​‍ ‍‌‍‍‌‌‍ ​‍​‍​‍ ​​‍​‍‌‍‍​‌ ​‍‌‍‌‌‌‍‌‍​‍​‍​ ‍‍​‍​‍‌‍‍​‌ ‌​‌ ‌​‌ ​​‌ ​ ​ ‍‍​‍ ​‍ ‌ ‌​‌ ‌‌‌‍​ ‌‍​‌‌ ​​‌‍‌‌‌‍ ​​‍ ‍‌ ​ ‌‍​‌‌‍ ‍‌‍‍‌‌ ‌​‌ ‍‌​‍ ‍‌ ​ ‌ ‌​‌ ‌‌‌‍‌​‌‍‍‌‌‍ ​‍ ‌‍‍‌‌‍ ‍‌ ‌​‌‍‌‌‌‍ ‍‌ ‌​​‍ ‌‍‌‌‌‍‌​‌‍‍‌‌ ‌​​‍ ‌‍ ‌‌‍ ‌‍‌​‌‍‌‌​ ‌‌ ​​‌ ​‍‌‍‌‌‌ ​ ‌‍‌‌‌‍ ‍‌ ‌​‌‍​‌‌ ‌​‌‍‍‌‌‍ ‌‍ ‍​ ‍ ‌‍‍‌‌‍‌​​ ‌‌ ​‍‌‍‌‌‌‍​ ‌‍‍‌‌ ​​‌‍‌‌​‍ ‌​ ‌ ​ ‌ ​ ‌‍​ ‍​​ ‍ ‌ ‌​‌ ‍‌‌ ​​‌‍‌‌​ ‌‌ ​‍‌‍‌‌‌‍​ ‌‍‍‌‌ ​​‌‍‌‌​ ‍ ‌ ​​‌‍​‌‌ ‌​‌‍‍​​ ‌‌‍‍‌‌‍ ‍‌ ​ ‌ ‌​‌ ​‍‌ ‌‌‌‍​ ‌ ‌​‌‍‍‌‌‍ ‌‍ ‍‌ ​ ​‍‌‌​ ‌‌‌​​‍‌‌ ‌‍‍ ‌‍‌‌‌ ‍‌​‍‌‌​ ​ ‌​‌​​‍‌‌​ ​ ‌​‌​​‍‌‌​ ​‍​ ​‍‌‍‌​​ ​ ​ ​‌‌‍‌‍‌‍‌‍‌‍​‌‌‍‌‍​ ​‌‌‍​ ​ ‍‌​ ‌​‌‍‌‌​‍‌‌​ ​‍​ ​‍​‍‌‌​ ‌‌‌​‌​​‍ ‍‌‍​ ‌‍‍​‌‍‍‌‌‍ ​‌‍‌​‌ ​‍‌‍‌‌‌‍ ‍​‍‌‌​ ‌‌‌​​‍‌‌ ‌‍‍ ‌‍‌‌‌ ‍‌​‍‌‌​ ​ ‌​‌​​‍‌‌​ ​ ‌​‌​​‍‌‌​ ​‍​ ​‍​ ‌‌‌‍​ ​ ‌​‌‍‌‍​ ‌‍​ ​‍​ ‍​‌‍‌‌​ ​​​ ‍‌​ ‍​​ ​‌​‍‌‌​ ​‍​ ​‍​‍‌‌​ ‌‌‌​‌​​‍ ‍‌ ‌​‌‍‌‌‌ ‍​‌ ‌​​ ‌‍​‍‌‍​‌‌ ​ ‌‍‌‌‌‌‌‌‌ ​‍‌‍ ​​ ‌‌‍‍​‌ ‌​‌ ‌​‌ ​​‌ ​ ​‍‌‌​ ​ ‌​​‌​‍‌‌​ ​‍‌​‌‍​‍‌‌​ ​‍‌​‌‍‌ ‌​‌ ‌‌‌‍​ ‌‍​‌‌ ​​‌‍‌‌‌‍ ​​‍ ‍‌ ​ ‌‍​‌‌‍ ‍‌‍‍‌‌ ‌​‌ ‍‌​‍ ‍‌ ​ ‌ ‌​‌ ‌‌‌‍‌​‌‍‍‌‌‍ ​‍‌‍‌‍‍‌‌‍‌​​ ‌‌ ​‍‌‍‌‌‌‍​ ‌‍‍‌‌ ​​‌‍‌‌​‍ ‌​ ‌ ​ ‌ ​ ‌‍​ ‍​​‍‌‍‌ ‌​‌ ‍‌‌ ​​‌‍‌‌​ ‌‌ ​‍‌‍‌‌‌‍​ ‌‍‍‌‌ ​​‌‍‌‌​‍‌‍‌ ​​‌‍​‌‌ ‌​‌‍‍​​ ‌‌‍‍‌‌‍ ‍‌ ​ ‌ ‌​‌ ​‍‌ ‌‌‌‍​ ‌ ‌​‌‍‍‌‌‍ ‌‍ ‍‌ ​ ​‍‌‌​ ‌‌‌​​‍‌‌ ‌‍‍ ‌‍‌‌‌ ‍‌​‍‌‌​ ​ ‌​‌​​‍‌‌​ ​ ‌​‌​​‍‌‌​ ​‍​ ​‍‌‍‌​​ ​ ​ ​‌‌‍‌‍‌‍‌‍‌‍​‌‌‍‌‍​ ​‌‌‍​ ​ ‍‌​ ‌​‌‍‌‌​‍‌‌​ ​‍​ ​‍​‍‌‌​ ‌‌‌​‌​​‍ ‍‌‍​ ‌‍‍​‌‍‍‌‌‍ ​‌‍‌​‌ ​‍‌‍‌‌‌‍ ‍​‍‌‌​ ‌‌‌​​‍‌‌ ‌‍‍ ‌‍‌‌‌ ‍‌​‍‌‌​ ​ ‌​‌​​‍‌‌​ ​ ‌​‌​​‍‌‌​ ​‍​ ​‍​ ‌‌‌‍​ ​ ‌​‌‍‌‍​ ‌‍​ ​‍​ ‍​‌‍‌‌​ ​​​ ‍‌​ ‍​​ ​‌​‍‌‌​ ​‍​ ​‍​‍‌‌​ ‌‌‌​‌​​‍ ‍‌ ‌​‌‍‌‌‌ ‍​‌ ‌​​‍‌‍‌ ​​‌‍‌‌‌ ​‍‌ ​ ‌ ​​‌‍‌‌‌‍​ ‌ ‌​‌‍‍‌‌ ‌‍‌‍‌‌​ ‌‌ ​​‌ ‌‌‌‍​‍‌‍ ​‌‍‍‌‌ ​ ‌‍‍​‌‍‌‌‌‍‌​​‍​‍‌ ‌
Pon medo litro de leche –que has calentado con nuez moscada
rallada– sin dejar de revolver hasta que se integre todo y quede